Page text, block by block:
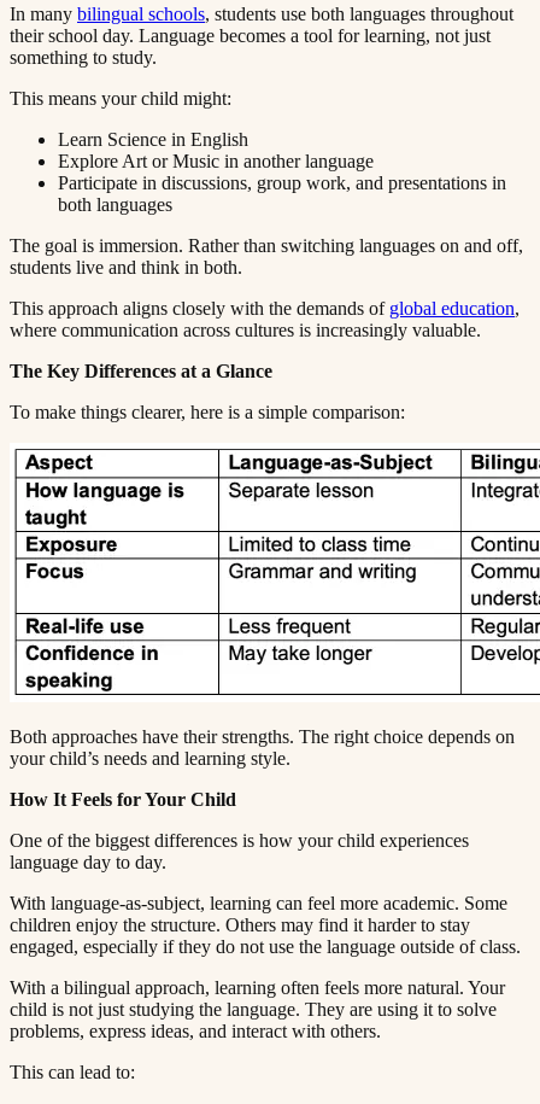
In many ​​​​‌ ‍ ​‍​‍‌‍ ‌ ​‍‌‍‍‌‌‍‌ ‌‍‍‌‌‍ ‍​‍​‍​ ‍‍​‍​‍‌ ​ ‌‍​‌‌‍ ‍‌‍‍‌‌ ‌​‌ ‍‌​‍ ‍‌‍‍‌‌‍ ​‍​‍​‍ ​​‍​‍‌‍‍​‌ ​‍‌‍‌‌‌‍‌‍​‍​‍​ ‍‍​‍​‍​‍ ‌ ​ ‌ ‌​‌ ‌‌‌‍‌​‌‍‍‌‌‍ ​‍ ‌‍‍‌‌‍ ‍‌ ‌​‌‍‌‌‌‍ ‍‌ ‌​​‍ ‌‍‌‌‌‍‌​‌‍‍‌‌ ‌​​‍ ‌‍ ‌‌‍ ‌‍‌​‌‍‌‌​ ‌‌ ​​‌ ​‍‌‍‌‌‌ ​ ‌‍‌‌‌‍ ‍‌ ‌​‌‍​‌‌ ‌​‌‍‍‌‌‍ ‌‍ ‍​ ‍ ‌‍‍‌‌‍‌​​ ‌​ ‍​‌‍​‍​ ‌‍‌‍‌​​ ‌​​ ‍‌‌‍‌‌​ ‍‌​‍ ‌​ ​ ​ ‌​‌‍‌​‌‍‌​​‍ ‌​ ‌​​ ​‍​ ​ ​ ‌‍​‍ ‌​ ‍‌​ ​‍‌‍‌​​ ​‌​‍ ‌‌‍‌‌​ ​​‌‍‌‍​ ​‌‌‍‌‌​ ‍‌​ ‌‌​ ‌​‌‍​‍‌‍‌‍‌‍‌​​ ​‌​ ‍ ‌ ‌​‌ ‍‌‌ ​​‌‍‌‌​ ‌‌‍ ‍‌‍‌‌‌ ‌ ‌ ​ ​ ‍ ‌ ​​‌‍​‌‌ ‌​‌‍‍​​ ‌‌‍​ ‌‍ ‌‍ ‍‌ ‌​‌‍‌‌‌‍ ‍‌ ‌​​‍‌‌​ ‌‌‌​​‍‌‌ ‌‍‍ ‌‍‌‌‌ ‍‌​‍‌‌​ ​ ‌​‌​​‍‌‌​ ​ ‌​‌​​‍‌‌​ ​‍​ ​‍​ ‍‌​ ​​​ ‍​​ ​​‌‍​‍​ ​‍​ ‍‌‌‍‌‍​ ‌‌​ ‍‌​ ‌‌​ ‍​​‍‌‌​ ​‍​ ​‍​‍‌‌​ ‌‌‌​‌​​‍ ‍‌‍​ ‌‍‍​‌‍‍‌‌‍ ​‌‍‌​‌ ​‍‌‍‌‌‌‍ ‍​‍‌‌​ ‌‌‌​​‍‌‌ ‌‍‍ ‌‍‌‌‌ ‍‌​‍‌‌​ ​ ‌​‌​​‍‌‌​ ​ ‌​‌​​‍‌‌​ ​‍​ ​‍​ ​‌‌‍‌‌‌‍‌‌‌‍‌‌​ ‍‌​ ‌​‌‍‌​‌‍​‍​ ‌‍​ ​‌​ ​‍​ ‌‌​‍‌‌​ ​‍​ ​‍​‍‌‌​ ‌‌‌​‌​​‍ ‍‌ ‌​‌‍‌‌‌ ‍​‌ ‌​​ ‌‍​‍‌‍​‌‌ ​ ‌‍‌‌‌‌‌‌‌ ​‍‌‍ ​​ ‌​‍‌‌​ ​‍‌​‌‍‌ ​ ‌ ‌​‌ ‌‌‌‍‌​‌‍‍‌‌‍ ​‍‌‍‌‍‍‌‌‍‌​​ ‌​ ‍​‌‍​‍​ ‌‍‌‍‌​​ ‌​​ ‍‌‌‍‌‌​ ‍‌​‍ ‌​ ​ ​ ‌​‌‍‌​‌‍‌​​‍ ‌​ ‌​​ ​‍​ ​ ​ ‌‍​‍ ‌​ ‍‌​ ​‍‌‍‌​​ ​‌​‍ ‌‌‍‌‌​ ​​‌‍‌‍​ ​‌‌‍‌‌​ ‍‌​ ‌‌​ ‌​‌‍​‍‌‍‌‍‌‍‌​​ ​‌​‍‌‍‌ ‌​‌ ‍‌‌ ​​‌‍‌‌​ ‌‌‍ ‍‌‍‌‌‌ ‌ ‌ ​ ​‍‌‍‌ ​​‌‍​‌‌ ‌​‌‍‍​​ ‌‌‍​ ‌‍ ‌‍ ‍‌ ‌​‌‍‌‌‌‍ ‍‌ ‌​​‍‌‌​ ‌‌‌​​‍‌‌ ‌‍‍ ‌‍‌‌‌ ‍‌​‍‌‌​ ​ ‌​‌​​‍‌‌​ ​ ‌​‌​​‍‌‌​ ​‍​ ​‍​ ‍‌​ ​​​ ‍​​ ​​‌‍​‍​ ​‍​ ‍‌‌‍‌‍​ ‌‌​ ‍‌​ ‌‌​ ‍​​‍‌‌​ ​‍​ ​‍​‍‌‌​ ‌‌‌​‌​​‍ ‍‌‍​ ‌‍‍​‌‍‍‌‌‍ ​‌‍‌​‌ ​‍‌‍‌‌‌‍ ‍​‍‌‌​ ‌‌‌​​‍‌‌ ‌‍‍ ‌‍‌‌‌ ‍‌​‍‌‌​ ​ ‌​‌​​‍‌‌​ ​ ‌​‌​​‍‌‌​ ​‍​ ​‍​ ​‌‌‍‌‌‌‍‌‌‌‍‌‌​ ‍‌​ ‌​‌‍‌​‌‍​‍​ ‌‍​ ​‌​ ​‍​ ‌‌​‍‌‌​ ​‍​ ​‍​‍‌‌​ ‌‌‌​‌​​‍ ‍‌ ‌​‌‍‌‌‌ ‍​‌ ‌​​‍‌‍‌ ​​‌‍‌‌‌ ​‍‌ ​ ‌ ​​‌‍‌‌‌‍​ ‌ ‌​‌‍‍‌‌ ‌‍‌‍‌‌​ ‌‌ ​​‌ ‌‌‌‍​‍‌‍ ​‌‍‍‌‌ ​ ‌‍‍​‌‍‌‌‌‍‌​​‍​‍‌ ‌ bilingual schools​​​​‌ ‍ ​‍​‍‌‍ ‌ ​‍‌‍‍‌‌‍‌ ‌‍‍‌‌‍ ‍​‍​‍​ ‍‍​‍​‍‌ ​ ‌‍​‌‌‍ ‍‌‍‍‌‌ ‌​‌ ‍‌​‍ ‍‌‍‍‌‌‍ ​‍​‍​‍ ​​‍​‍‌‍‍​‌ ​‍‌‍‌‌‌‍‌‍​‍​‍​ ‍‍​‍​‍​‍ ‌ ​ ‌ ‌​‌ ‌‌‌‍‌​‌‍‍‌‌‍ ​‍ ‌‍‍‌‌‍ ‍‌ ‌​‌‍‌‌‌‍ ‍‌ ‌​​‍ ‌‍‌‌‌‍‌​‌‍‍‌‌ ‌​​‍ ‌‍ ‌‌‍ ‌‍‌​‌‍‌‌​ ‌‌ ​​‌ ​‍‌‍‌‌‌ ​ ‌‍‌‌‌‍ ‍‌ ‌​‌‍​‌‌ ‌​‌‍‍‌‌‍ ‌‍ ‍​ ‍ ‌‍‍‌‌‍‌​​ ‌​ ‍​‌‍​‍​ ‌‍‌‍‌​​ ‌​​ ‍‌‌‍‌‌​ ‍‌​‍ ‌​ ​ ​ ‌​‌‍‌​‌‍‌​​‍ ‌​ ‌​​ ​‍​ ​ ​ ‌‍​‍ ‌​ ‍‌​ ​‍‌‍‌​​ ​‌​‍ ‌‌‍‌‌​ ​​‌‍‌‍​ ​‌‌‍‌‌​ ‍‌​ ‌‌​ ‌​‌‍​‍‌‍‌‍‌‍‌​​ ​‌​ ‍ ‌ ‌​‌ ‍‌‌ ​​‌‍‌‌​ ‌‌‍ ‍‌‍‌‌‌ ‌ ‌ ​ ​ ‍ ‌ ​​‌‍​‌‌ ‌​‌‍‍​​ ‌‌‍​ ‌‍ ‌‍ ‍‌ ‌​‌‍‌‌‌‍ ‍‌ ‌​​‍‌‌​ ‌‌‌​​‍‌‌ ‌‍‍ ‌‍‌‌‌ ‍‌​‍‌‌​ ​ ‌​‌​​‍‌‌​ ​ ‌​‌​​‍‌‌​ ​‍​ ​‍​ ‍‌​ ​​​ ‍​​ ​​‌‍​‍​ ​‍​ ‍‌‌‍‌‍​ ‌‌​ ‍‌​ ‌‌​ ‍​​‍‌‌​ ​‍​ ​‍​‍‌‌​ ‌‌‌​‌​​‍ ‍‌‍​ ‌‍‍​‌‍‍‌‌‍ ​‌‍‌​‌ ​‍‌‍‌‌‌‍ ‍​‍‌‌​ ‌‌‌​​‍‌‌ ‌‍‍ ‌‍‌‌‌ ‍‌​‍‌‌​ ​ ‌​‌​​‍‌‌​ ​ ‌​‌​​‍‌‌​ ​‍​ ​‍‌‍‌‍‌‍‌‌​ ‌ ‌‍‌‌​ ‌ ​ ‍‌‌‍‌‍‌‍‌​​ ‍​​ ​‌‌‍‌‍​ ​‌​‍‌‌​ ​‍​ ​‍​‍‌‌​ ‌‌‌​‌​​‍ ‍‌ ‌​‌‍‌‌‌ ‍​‌ ‌​​ ‌‍​‍‌‍​‌‌ ​ ‌‍‌‌‌‌‌‌‌ ​‍‌‍ ​​ ‌​‍‌‌​ ​‍‌​‌‍‌ ​ ‌ ‌​‌ ‌‌‌‍‌​‌‍‍‌‌‍ ​‍‌‍‌‍‍‌‌‍‌​​ ‌​ ‍​‌‍​‍​ ‌‍‌‍‌​​ ‌​​ ‍‌‌‍‌‌​ ‍‌​‍ ‌​ ​ ​ ‌​‌‍‌​‌‍‌​​‍ ‌​ ‌​​ ​‍​ ​ ​ ‌‍​‍ ‌​ ‍‌​ ​‍‌‍‌​​ ​‌​‍ ‌‌‍‌‌​ ​​‌‍‌‍​ ​‌‌‍‌‌​ ‍‌​ ‌‌​ ‌​‌‍​‍‌‍‌‍‌‍‌​​ ​‌​‍‌‍‌ ‌​‌ ‍‌‌ ​​‌‍‌‌​ ‌‌‍ ‍‌‍‌‌‌ ‌ ‌ ​ ​‍‌‍‌ ​​‌‍​‌‌ ‌​‌‍‍​​ ‌‌‍​ ‌‍ ‌‍ ‍‌ ‌​‌‍‌‌‌‍ ‍‌ ‌​​‍‌‌​ ‌‌‌​​‍‌‌ ‌‍‍ ‌‍‌‌‌ ‍‌​‍‌‌​ ​ ‌​‌​​‍‌‌​ ​ ‌​‌​​‍‌‌​ ​‍​ ​‍​ ‍‌​ ​​​ ‍​​ ​​‌‍​‍​ ​‍​ ‍‌‌‍‌‍​ ‌‌​ ‍‌​ ‌‌​ ‍​​‍‌‌​ ​‍​ ​‍​‍‌‌​ ‌‌‌​‌​​‍ ‍‌‍​ ‌‍‍​‌‍‍‌‌‍ ​‌‍‌​‌ ​‍‌‍‌‌‌‍ ‍​‍‌‌​ ‌‌‌​​‍‌‌ ‌‍‍ ‌‍‌‌‌ ‍‌​‍‌‌​ ​ ‌​‌​​‍‌‌​ ​ ‌​‌​​‍‌‌​ ​‍​ ​‍‌‍‌‍‌‍‌‌​ ‌ ‌‍‌‌​ ‌ ​ ‍‌‌‍‌‍‌‍‌​​ ‍​​ ​‌‌‍‌‍​ ​‌​‍‌‌​ ​‍​ ​‍​‍‌‌​ ‌‌‌​‌​​‍ ‍‌ ‌​‌‍‌‌‌ ‍​‌ ‌​​‍‌‍‌ ​​‌‍‌‌‌ ​‍‌ ​ ‌ ​​‌‍‌‌‌‍​ ‌ ‌​‌‍‍‌‌ ‌‍‌‍‌‌​ ‌‌ ​​‌ ‌‌‌‍​‍‌‍ ​‌‍‍‌‌ ​ ‌‍‍​‌‍‌‌‌‍‌​​‍​‍‌ ‌, students use both languages throughout
their school day. Language becomes a tool for learning, not just
something to study.​​​​‌ ‍ ​‍​‍‌‍ ‌ ​‍‌‍‍‌‌‍‌ ‌‍‍‌‌‍ ‍​‍​‍​ ‍‍​‍​‍‌ ​ ‌‍​‌‌‍ ‍‌‍‍‌‌ ‌​‌ ‍‌​‍ ‍‌‍‍‌‌‍ ​‍​‍​‍ ​​‍​‍‌‍‍​‌ ​‍‌‍‌‌‌‍‌‍​‍​‍​ ‍‍​‍​‍​‍ ‌ ​ ‌ ‌​‌ ‌‌‌‍‌​‌‍‍‌‌‍ ​‍ ‌‍‍‌‌‍ ‍‌ ‌​‌‍‌‌‌‍ ‍‌ ‌​​‍ ‌‍‌‌‌‍‌​‌‍‍‌‌ ‌​​‍ ‌‍ ‌‌‍ ‌‍‌​‌‍‌‌​ ‌‌ ​​‌ ​‍‌‍‌‌‌ ​ ‌‍‌‌‌‍ ‍‌ ‌​‌‍​‌‌ ‌​‌‍‍‌‌‍ ‌‍ ‍​ ‍ ‌‍‍‌‌‍‌​​ ‌​ ‍​‌‍​‍​ ‌‍‌‍‌​​ ‌​​ ‍‌‌‍‌‌​ ‍‌​‍ ‌​ ​ ​ ‌​‌‍‌​‌‍‌​​‍ ‌​ ‌​​ ​‍​ ​ ​ ‌‍​‍ ‌​ ‍‌​ ​‍‌‍‌​​ ​‌​‍ ‌‌‍‌‌​ ​​‌‍‌‍​ ​‌‌‍‌‌​ ‍‌​ ‌‌​ ‌​‌‍​‍‌‍‌‍‌‍‌​​ ​‌​ ‍ ‌ ‌​‌ ‍‌‌ ​​‌‍‌‌​ ‌‌‍ ‍‌‍‌‌‌ ‌ ‌ ​ ​ ‍ ‌ ​​‌‍​‌‌ ‌​‌‍‍​​ ‌‌‍​ ‌‍ ‌‍ ‍‌ ‌​‌‍‌‌‌‍ ‍‌ ‌​​‍‌‌​ ‌‌‌​​‍‌‌ ‌‍‍ ‌‍‌‌‌ ‍‌​‍‌‌​ ​ ‌​‌​​‍‌‌​ ​ ‌​‌​​‍‌‌​ ​‍​ ​‍​ ‍‌​ ​​​ ‍​​ ​​‌‍​‍​ ​‍​ ‍‌‌‍‌‍​ ‌‌​ ‍‌​ ‌‌​ ‍​​‍‌‌​ ​‍​ ​‍​‍‌‌​ ‌‌‌​‌​​‍ ‍‌‍​ ‌‍‍​‌‍‍‌‌‍ ​‌‍‌​‌ ​‍‌‍‌‌‌‍ ‍​‍‌‌​ ‌‌‌​​‍‌‌ ‌‍‍ ‌‍‌‌‌ ‍‌​‍‌‌​ ​ ‌​‌​​‍‌‌​ ​ ‌​‌​​‍‌‌​ ​‍​ ​‍​ ​‌​ ​‌​ ‌‍​ ‌​‌‍​‍​ ​ ​ ​ ‌‍‌​​ ​‌​ ​ ‌‍​ ‌‍​ ​‍‌‌​ ​‍​ ​‍​‍‌‌​ ‌‌‌​‌​​‍ ‍‌ ‌​‌‍‌‌‌ ‍​‌ ‌​​ ‌‍​‍‌‍​‌‌ ​ ‌‍‌‌‌‌‌‌‌ ​‍‌‍ ​​ ‌​‍‌‌​ ​‍‌​‌‍‌ ​ ‌ ‌​‌ ‌‌‌‍‌​‌‍‍‌‌‍ ​‍‌‍‌‍‍‌‌‍‌​​ ‌​ ‍​‌‍​‍​ ‌‍‌‍‌​​ ‌​​ ‍‌‌‍‌‌​ ‍‌​‍ ‌​ ​ ​ ‌​‌‍‌​‌‍‌​​‍ ‌​ ‌​​ ​‍​ ​ ​ ‌‍​‍ ‌​ ‍‌​ ​‍‌‍‌​​ ​‌​‍ ‌‌‍‌‌​ ​​‌‍‌‍​ ​‌‌‍‌‌​ ‍‌​ ‌‌​ ‌​‌‍​‍‌‍‌‍‌‍‌​​ ​‌​‍‌‍‌ ‌​‌ ‍‌‌ ​​‌‍‌‌​ ‌‌‍ ‍‌‍‌‌‌ ‌ ‌ ​ ​‍‌‍‌ ​​‌‍​‌‌ ‌​‌‍‍​​ ‌‌‍​ ‌‍ ‌‍ ‍‌ ‌​‌‍‌‌‌‍ ‍‌ ‌​​‍‌‌​ ‌‌‌​​‍‌‌ ‌‍‍ ‌‍‌‌‌ ‍‌​‍‌‌​ ​ ‌​‌​​‍‌‌​ ​ ‌​‌​​‍‌‌​ ​‍​ ​‍​ ‍‌​ ​​​ ‍​​ ​​‌‍​‍​ ​‍​ ‍‌‌‍‌‍​ ‌‌​ ‍‌​ ‌‌​ ‍​​‍‌‌​ ​‍​ ​‍​‍‌‌​ ‌‌‌​‌​​‍ ‍‌‍​ ‌‍‍​‌‍‍‌‌‍ ​‌‍‌​‌ ​‍‌‍‌‌‌‍ ‍​‍‌‌​ ‌‌‌​​‍‌‌ ‌‍‍ ‌‍‌‌‌ ‍‌​‍‌‌​ ​ ‌​‌​​‍‌‌​ ​ ‌​‌​​‍‌‌​ ​‍​ ​‍​ ​‌​ ​‌​ ‌‍​ ‌​‌‍​‍​ ​ ​ ​ ‌‍‌​​ ​‌​ ​ ‌‍​ ‌‍​ ​‍‌‌​ ​‍​ ​‍​‍‌‌​ ‌‌‌​‌​​‍ ‍‌ ‌​‌‍‌‌‌ ‍​‌ ‌​​‍‌‍‌ ​​‌‍‌‌‌ ​‍‌ ​ ‌ ​​‌‍‌‌‌‍​ ‌ ‌​‌‍‍‌‌ ‌‍‌‍‌‌​ ‌‌ ​​‌ ‌‌‌‍​‍‌‍ ​‌‍‍‌‌ ​ ‌‍‍​‌‍‌‌‌‍‌​​‍​‍‌ ‌
This means your child might:​​​​‌ ‍ ​‍​‍‌‍ ‌ ​‍‌‍‍‌‌‍‌ ‌‍‍‌‌‍ ‍​‍​‍​ ‍‍​‍​‍‌ ​ ‌‍​‌‌‍ ‍‌‍‍‌‌ ‌​‌ ‍‌​‍ ‍‌‍‍‌‌‍ ​‍​‍​‍ ​​‍​‍‌‍‍​‌ ​‍‌‍‌‌‌‍‌‍​‍​‍​ ‍‍​‍​‍​‍ ‌ ​ ‌ ‌​‌ ‌‌‌‍‌​‌‍‍‌‌‍ ​‍ ‌‍‍‌‌‍ ‍‌ ‌​‌‍‌‌‌‍ ‍‌ ‌​​‍ ‌‍‌‌‌‍‌​‌‍‍‌‌ ‌​​‍ ‌‍ ‌‌‍ ‌‍‌​‌‍‌‌​ ‌‌ ​​‌ ​‍‌‍‌‌‌ ​ ‌‍‌‌‌‍ ‍‌ ‌​‌‍​‌‌ ‌​‌‍‍‌‌‍ ‌‍ ‍​ ‍ ‌‍‍‌‌‍‌​​ ‌​ ‍​‌‍​‍​ ‌‍‌‍‌​​ ‌​​ ‍‌‌‍‌‌​ ‍‌​‍ ‌​ ​ ​ ‌​‌‍‌​‌‍‌​​‍ ‌​ ‌​​ ​‍​ ​ ​ ‌‍​‍ ‌​ ‍‌​ ​‍‌‍‌​​ ​‌​‍ ‌‌‍‌‌​ ​​‌‍‌‍​ ​‌‌‍‌‌​ ‍‌​ ‌‌​ ‌​‌‍​‍‌‍‌‍‌‍‌​​ ​‌​ ‍ ‌ ‌​‌ ‍‌‌ ​​‌‍‌‌​ ‌‌‍ ‍‌‍‌‌‌ ‌ ‌ ​ ​ ‍ ‌ ​​‌‍​‌‌ ‌​‌‍‍​​ ‌‌‍​ ‌‍ ‌‍ ‍‌ ‌​‌‍‌‌‌‍ ‍‌ ‌​​‍‌‌​ ‌‌‌​​‍‌‌ ‌‍‍ ‌‍‌‌‌ ‍‌​‍‌‌​ ​ ‌​‌​​‍‌‌​ ​ ‌​‌​​‍‌‌​ ​‍​ ​‍​ ‍​‌‍‌‌​ ‌ ​ ‌ ​ ​‌‌‍‌​​ ‍​​ ‍‌​ ​​​ ‌ ​ ​‍‌‍​‌​‍‌‌​ ​‍​ ​‍​‍‌‌​ ‌‌‌​‌​​‍ ‍‌‍​ ‌‍‍​‌‍‍‌‌‍ ​‌‍‌​‌ ​‍‌‍‌‌‌‍ ‍​‍‌‌​ ‌‌‌​​‍‌‌ ‌‍‍ ‌‍‌‌‌ ‍‌​‍‌‌​ ​ ‌​‌​​‍‌‌​ ​ ‌​‌​​‍‌‌​ ​‍​ ​‍​ ‌‌​ ‍​​ ​‍‌‍‌‌​ ‌‌​ ‌‍​ ‌ ​ ‌‍​ ​‍​ ‌‍​ ​‌‌‍​‍​‍‌‌​ ​‍​ ​‍​‍‌‌​ ‌‌‌​‌​​‍ ‍‌ ‌​‌‍‌‌‌ ‍​‌ ‌​​ ‌‍​‍‌‍​‌‌ ​ ‌‍‌‌‌‌‌‌‌ ​‍‌‍ ​​ ‌​‍‌‌​ ​‍‌​‌‍‌ ​ ‌ ‌​‌ ‌‌‌‍‌​‌‍‍‌‌‍ ​‍‌‍‌‍‍‌‌‍‌​​ ‌​ ‍​‌‍​‍​ ‌‍‌‍‌​​ ‌​​ ‍‌‌‍‌‌​ ‍‌​‍ ‌​ ​ ​ ‌​‌‍‌​‌‍‌​​‍ ‌​ ‌​​ ​‍​ ​ ​ ‌‍​‍ ‌​ ‍‌​ ​‍‌‍‌​​ ​‌​‍ ‌‌‍‌‌​ ​​‌‍‌‍​ ​‌‌‍‌‌​ ‍‌​ ‌‌​ ‌​‌‍​‍‌‍‌‍‌‍‌​​ ​‌​‍‌‍‌ ‌​‌ ‍‌‌ ​​‌‍‌‌​ ‌‌‍ ‍‌‍‌‌‌ ‌ ‌ ​ ​‍‌‍‌ ​​‌‍​‌‌ ‌​‌‍‍​​ ‌‌‍​ ‌‍ ‌‍ ‍‌ ‌​‌‍‌‌‌‍ ‍‌ ‌​​‍‌‌​ ‌‌‌​​‍‌‌ ‌‍‍ ‌‍‌‌‌ ‍‌​‍‌‌​ ​ ‌​‌​​‍‌‌​ ​ ‌​‌​​‍‌‌​ ​‍​ ​‍​ ‍​‌‍‌‌​ ‌ ​ ‌ ​ ​‌‌‍‌​​ ‍​​ ‍‌​ ​​​ ‌ ​ ​‍‌‍​‌​‍‌‌​ ​‍​ ​‍​‍‌‌​ ‌‌‌​‌​​‍ ‍‌‍​ ‌‍‍​‌‍‍‌‌‍ ​‌‍‌​‌ ​‍‌‍‌‌‌‍ ‍​‍‌‌​ ‌‌‌​​‍‌‌ ‌‍‍ ‌‍‌‌‌ ‍‌​‍‌‌​ ​ ‌​‌​​‍‌‌​ ​ ‌​‌​​‍‌‌​ ​‍​ ​‍​ ‌‌​ ‍​​ ​‍‌‍‌‌​ ‌‌​ ‌‍​ ‌ ​ ‌‍​ ​‍​ ‌‍​ ​‌‌‍​‍​‍‌‌​ ​‍​ ​‍​‍‌‌​ ‌‌‌​‌​​‍ ‍‌ ‌​‌‍‌‌‌ ‍​‌ ‌​​‍‌‍‌ ​​‌‍‌‌‌ ​‍‌ ​ ‌ ​​‌‍‌‌‌‍​ ‌ ‌​‌‍‍‌‌ ‌‍‌‍‌‌​ ‌‌ ​​‌ ‌‌‌‍​‍‌‍ ​‌‍‍‌‌ ​ ‌‍‍​‌‍‌‌‌‍‌​​‍​‍‌ ‌
Learn Science in English​​​​‌ ‍ ​‍​‍‌‍ ‌ ​‍‌‍‍‌‌‍‌ ‌‍‍‌‌‍ ‍​‍​‍​ ‍‍​‍​‍‌ ​ ‌‍​‌‌‍ ‍‌‍‍‌‌ ‌​‌ ‍‌​‍ ‍‌‍‍‌‌‍ ​‍​‍​‍ ​​‍​‍‌‍‍​‌ ​‍‌‍‌‌‌‍‌‍​‍​‍​ ‍‍​‍​‍​‍ ‌ ​ ‌ ‌​‌ ‌‌‌‍‌​‌‍‍‌‌‍ ​‍ ‌‍‍‌‌‍ ‍‌ ‌​‌‍‌‌‌‍ ‍‌ ‌​​‍ ‌‍‌‌‌‍‌​‌‍‍‌‌ ‌​​‍ ‌‍ ‌‌‍ ‌‍‌​‌‍‌‌​ ‌‌ ​​‌ ​‍‌‍‌‌‌ ​ ‌‍‌‌‌‍ ‍‌ ‌​‌‍​‌‌ ‌​‌‍‍‌‌‍ ‌‍ ‍​ ‍ ‌‍‍‌‌‍‌​​ ‌​ ‍​‌‍​‍​ ‌‍‌‍‌​​ ‌​​ ‍‌‌‍‌‌​ ‍‌​‍ ‌​ ​ ​ ‌​‌‍‌​‌‍‌​​‍ ‌​ ‌​​ ​‍​ ​ ​ ‌‍​‍ ‌​ ‍‌​ ​‍‌‍‌​​ ​‌​‍ ‌‌‍‌‌​ ​​‌‍‌‍​ ​‌‌‍‌‌​ ‍‌​ ‌‌​ ‌​‌‍​‍‌‍‌‍‌‍‌​​ ​‌​ ‍ ‌ ‌​‌ ‍‌‌ ​​‌‍‌‌​ ‌‌‍ ‍‌‍‌‌‌ ‌ ‌ ​ ​ ‍ ‌ ​​‌‍​‌‌ ‌​‌‍‍​​ ‌‌‍​ ‌‍ ‌‍ ‍‌ ‌​‌‍‌‌‌‍ ‍‌ ‌​​‍‌‌​ ‌‌‌​​‍‌‌ ‌‍‍ ‌‍‌‌‌ ‍‌​‍‌‌​ ​ ‌​‌​​‍‌‌​ ​ ‌​‌​​‍‌‌​ ​‍​ ​‍‌‍​‌‌‍​‍‌‍‌​‌‍‌‍​ ‌‍​ ‌ ​ ​​‌‍​‌‌‍‌‍​ ​ ​ ‍‌‌‍‌‌​‍‌‌​ ​‍​ ​‍​‍‌‌​ ‌‌‌​‌​​‍ ‍‌‍​ ‌‍‍​‌‍‍‌‌‍ ​‌‍‌​‌ ​‍‌‍‌‌‌‍ ‍​‍‌‌​ ‌‌‌​​‍‌‌ ‌‍‍ ‌‍‌‌‌ ‍‌​‍‌‌​ ​ ‌​‌​​‍‌‌​ ​ ‌​‌​​‍‌‌​ ​‍​ ​‍‌‍‌​​ ‌​​ ‍‌​ ​‍‌‍‌‍‌‍​ ‌‍‌​​ ​‌‌‍‌​​ ‌ ​ ‌‍​ ​ ​‍‌‌​ ​‍​ ​‍​‍‌‌​ ‌‌‌​‌​​‍ ‍‌ ‌​‌‍‌‌‌ ‍​‌ ‌​​ ‌‍​‍‌‍​‌‌ ​ ‌‍‌‌‌‌‌‌‌ ​‍‌‍ ​​ ‌​‍‌‌​ ​‍‌​‌‍‌ ​ ‌ ‌​‌ ‌‌‌‍‌​‌‍‍‌‌‍ ​‍‌‍‌‍‍‌‌‍‌​​ ‌​ ‍​‌‍​‍​ ‌‍‌‍‌​​ ‌​​ ‍‌‌‍‌‌​ ‍‌​‍ ‌​ ​ ​ ‌​‌‍‌​‌‍‌​​‍ ‌​ ‌​​ ​‍​ ​ ​ ‌‍​‍ ‌​ ‍‌​ ​‍‌‍‌​​ ​‌​‍ ‌‌‍‌‌​ ​​‌‍‌‍​ ​‌‌‍‌‌​ ‍‌​ ‌‌​ ‌​‌‍​‍‌‍‌‍‌‍‌​​ ​‌​‍‌‍‌ ‌​‌ ‍‌‌ ​​‌‍‌‌​ ‌‌‍ ‍‌‍‌‌‌ ‌ ‌ ​ ​‍‌‍‌ ​​‌‍​‌‌ ‌​‌‍‍​​ ‌‌‍​ ‌‍ ‌‍ ‍‌ ‌​‌‍‌‌‌‍ ‍‌ ‌​​‍‌‌​ ‌‌‌​​‍‌‌ ‌‍‍ ‌‍‌‌‌ ‍‌​‍‌‌​ ​ ‌​‌​​‍‌‌​ ​ ‌​‌​​‍‌‌​ ​‍​ ​‍‌‍​‌‌‍​‍‌‍‌​‌‍‌‍​ ‌‍​ ‌ ​ ​​‌‍​‌‌‍‌‍​ ​ ​ ‍‌‌‍‌‌​‍‌‌​ ​‍​ ​‍​‍‌‌​ ‌‌‌​‌​​‍ ‍‌‍​ ‌‍‍​‌‍‍‌‌‍ ​‌‍‌​‌ ​‍‌‍‌‌‌‍ ‍​‍‌‌​ ‌‌‌​​‍‌‌ ‌‍‍ ‌‍‌‌‌ ‍‌​‍‌‌​ ​ ‌​‌​​‍‌‌​ ​ ‌​‌​​‍‌‌​ ​‍​ ​‍‌‍‌​​ ‌​​ ‍‌​ ​‍‌‍‌‍‌‍​ ‌‍‌​​ ​‌‌‍‌​​ ‌ ​ ‌‍​ ​ ​‍‌‌​ ​‍​ ​‍​‍‌‌​ ‌‌‌​‌​​‍ ‍‌ ‌​‌‍‌‌‌ ‍​‌ ‌​​‍‌‍‌ ​​‌‍‌‌‌ ​‍‌ ​ ‌ ​​‌‍‌‌‌‍​ ‌ ‌​‌‍‍‌‌ ‌‍‌‍‌‌​ ‌‌ ​​‌ ‌‌‌‍​‍‌‍ ​‌‍‍‌‌ ​ ‌‍‍​‌‍‌‌‌‍‌​​‍​‍‌ ‌
Explore Art or Music in another language​​​​‌ ‍ ​‍​‍‌‍ ‌ ​‍‌‍‍‌‌‍‌ ‌‍‍‌‌‍ ‍​‍​‍​ ‍‍​‍​‍‌ ​ ‌‍​‌‌‍ ‍‌‍‍‌‌ ‌​‌ ‍‌​‍ ‍‌‍‍‌‌‍ ​‍​‍​‍ ​​‍​‍‌‍‍​‌ ​‍‌‍‌‌‌‍‌‍​‍​‍​ ‍‍​‍​‍​‍ ‌ ​ ‌ ‌​‌ ‌‌‌‍‌​‌‍‍‌‌‍ ​‍ ‌‍‍‌‌‍ ‍‌ ‌​‌‍‌‌‌‍ ‍‌ ‌​​‍ ‌‍‌‌‌‍‌​‌‍‍‌‌ ‌​​‍ ‌‍ ‌‌‍ ‌‍‌​‌‍‌‌​ ‌‌ ​​‌ ​‍‌‍‌‌‌ ​ ‌‍‌‌‌‍ ‍‌ ‌​‌‍​‌‌ ‌​‌‍‍‌‌‍ ‌‍ ‍​ ‍ ‌‍‍‌‌‍‌​​ ‌​ ‍​‌‍​‍​ ‌‍‌‍‌​​ ‌​​ ‍‌‌‍‌‌​ ‍‌​‍ ‌​ ​ ​ ‌​‌‍‌​‌‍‌​​‍ ‌​ ‌​​ ​‍​ ​ ​ ‌‍​‍ ‌​ ‍‌​ ​‍‌‍‌​​ ​‌​‍ ‌‌‍‌‌​ ​​‌‍‌‍​ ​‌‌‍‌‌​ ‍‌​ ‌‌​ ‌​‌‍​‍‌‍‌‍‌‍‌​​ ​‌​ ‍ ‌ ‌​‌ ‍‌‌ ​​‌‍‌‌​ ‌‌‍ ‍‌‍‌‌‌ ‌ ‌ ​ ​ ‍ ‌ ​​‌‍​‌‌ ‌​‌‍‍​​ ‌‌‍​ ‌‍ ‌‍ ‍‌ ‌​‌‍‌‌‌‍ ‍‌ ‌​​‍‌‌​ ‌‌‌​​‍‌‌ ‌‍‍ ‌‍‌‌‌ ‍‌​‍‌‌​ ​ ‌​‌​​‍‌‌​ ​ ‌​‌​​‍‌‌​ ​‍​ ​‍‌‍‌‌​ ‌​‌‍‌‍‌‍‌‍​ ‍‌​ ‌‍​ ‍​​ ‌​​ ​​​ ​ ​ ‌‍​ ‌ ​‍‌‌​ ​‍​ ​‍​‍‌‌​ ‌‌‌​‌​​‍ ‍‌‍​ ‌‍‍​‌‍‍‌‌‍ ​‌‍‌​‌ ​‍‌‍‌‌‌‍ ‍​‍‌‌​ ‌‌‌​​‍‌‌ ‌‍‍ ‌‍‌‌‌ ‍‌​‍‌‌​ ​ ‌​‌​​‍‌‌​ ​ ‌​‌​​‍‌‌​ ​‍​ ​‍‌‍‌​​ ​​‌‍​ ​ ‌​​ ‌‌​ ‌​​ ​‍​ ​‍​ ​​​ ​‌‌‍‌​​ ‌​​‍‌‌​ ​‍​ ​‍​‍‌‌​ ‌‌‌​‌​​‍ ‍‌ ‌​‌‍‌‌‌ ‍​‌ ‌​​ ‌‍​‍‌‍​‌‌ ​ ‌‍‌‌‌‌‌‌‌ ​‍‌‍ ​​ ‌​‍‌‌​ ​‍‌​‌‍‌ ​ ‌ ‌​‌ ‌‌‌‍‌​‌‍‍‌‌‍ ​‍‌‍‌‍‍‌‌‍‌​​ ‌​ ‍​‌‍​‍​ ‌‍‌‍‌​​ ‌​​ ‍‌‌‍‌‌​ ‍‌​‍ ‌​ ​ ​ ‌​‌‍‌​‌‍‌​​‍ ‌​ ‌​​ ​‍​ ​ ​ ‌‍​‍ ‌​ ‍‌​ ​‍‌‍‌​​ ​‌​‍ ‌‌‍‌‌​ ​​‌‍‌‍​ ​‌‌‍‌‌​ ‍‌​ ‌‌​ ‌​‌‍​‍‌‍‌‍‌‍‌​​ ​‌​‍‌‍‌ ‌​‌ ‍‌‌ ​​‌‍‌‌​ ‌‌‍ ‍‌‍‌‌‌ ‌ ‌ ​ ​‍‌‍‌ ​​‌‍​‌‌ ‌​‌‍‍​​ ‌‌‍​ ‌‍ ‌‍ ‍‌ ‌​‌‍‌‌‌‍ ‍‌ ‌​​‍‌‌​ ‌‌‌​​‍‌‌ ‌‍‍ ‌‍‌‌‌ ‍‌​‍‌‌​ ​ ‌​‌​​‍‌‌​ ​ ‌​‌​​‍‌‌​ ​‍​ ​‍‌‍‌‌​ ‌​‌‍‌‍‌‍‌‍​ ‍‌​ ‌‍​ ‍​​ ‌​​ ​​​ ​ ​ ‌‍​ ‌ ​‍‌‌​ ​‍​ ​‍​‍‌‌​ ‌‌‌​‌​​‍ ‍‌‍​ ‌‍‍​‌‍‍‌‌‍ ​‌‍‌​‌ ​‍‌‍‌‌‌‍ ‍​‍‌‌​ ‌‌‌​​‍‌‌ ‌‍‍ ‌‍‌‌‌ ‍‌​‍‌‌​ ​ ‌​‌​​‍‌‌​ ​ ‌​‌​​‍‌‌​ ​‍​ ​‍‌‍‌​​ ​​‌‍​ ​ ‌​​ ‌‌​ ‌​​ ​‍​ ​‍​ ​​​ ​‌‌‍‌​​ ‌​​‍‌‌​ ​‍​ ​‍​‍‌‌​ ‌‌‌​‌​​‍ ‍‌ ‌​‌‍‌‌‌ ‍​‌ ‌​​‍‌‍‌ ​​‌‍‌‌‌ ​‍‌ ​ ‌ ​​‌‍‌‌‌‍​ ‌ ‌​‌‍‍‌‌ ‌‍‌‍‌‌​ ‌‌ ​​‌ ‌‌‌‍​‍‌‍ ​‌‍‍‌‌ ​ ‌‍‍​‌‍‌‌‌‍‌​​‍​‍‌ ‌
Participate in discussions, group work, and presentations in
both languages​​​​‌ ‍ ​‍​‍‌‍ ‌ ​‍‌‍‍‌‌‍‌ ‌‍‍‌‌‍ ‍​‍​‍​ ‍‍​‍​‍‌ ​ ‌‍​‌‌‍ ‍‌‍‍‌‌ ‌​‌ ‍‌​‍ ‍‌‍‍‌‌‍ ​‍​‍​‍ ​​‍​‍‌‍‍​‌ ​‍‌‍‌‌‌‍‌‍​‍​‍​ ‍‍​‍​‍​‍ ‌ ​ ‌ ‌​‌ ‌‌‌‍‌​‌‍‍‌‌‍ ​‍ ‌‍‍‌‌‍ ‍‌ ‌​‌‍‌‌‌‍ ‍‌ ‌​​‍ ‌‍‌‌‌‍‌​‌‍‍‌‌ ‌​​‍ ‌‍ ‌‌‍ ‌‍‌​‌‍‌‌​ ‌‌ ​​‌ ​‍‌‍‌‌‌ ​ ‌‍‌‌‌‍ ‍‌ ‌​‌‍​‌‌ ‌​‌‍‍‌‌‍ ‌‍ ‍​ ‍ ‌‍‍‌‌‍‌​​ ‌​ ‍​‌‍​‍​ ‌‍‌‍‌​​ ‌​​ ‍‌‌‍‌‌​ ‍‌​‍ ‌​ ​ ​ ‌​‌‍‌​‌‍‌​​‍ ‌​ ‌​​ ​‍​ ​ ​ ‌‍​‍ ‌​ ‍‌​ ​‍‌‍‌​​ ​‌​‍ ‌‌‍‌‌​ ​​‌‍‌‍​ ​‌‌‍‌‌​ ‍‌​ ‌‌​ ‌​‌‍​‍‌‍‌‍‌‍‌​​ ​‌​ ‍ ‌ ‌​‌ ‍‌‌ ​​‌‍‌‌​ ‌‌‍ ‍‌‍‌‌‌ ‌ ‌ ​ ​ ‍ ‌ ​​‌‍​‌‌ ‌​‌‍‍​​ ‌‌‍​ ‌‍ ‌‍ ‍‌ ‌​‌‍‌‌‌‍ ‍‌ ‌​​‍‌‌​ ‌‌‌​​‍‌‌ ‌‍‍ ‌‍‌‌‌ ‍‌​‍‌‌​ ​ ‌​‌​​‍‌‌​ ​ ‌​‌​​‍‌‌​ ​‍​ ​‍‌‍‌‌​ ​ ​ ‍‌‌‍​‌​ ​‌​ ​ ​ ‍​​ ‌​​ ​‍‌‍​‌‌‍​‍​ ​ ​‍‌‌​ ​‍​ ​‍​‍‌‌​ ‌‌‌​‌​​‍ ‍‌‍​ ‌‍‍​‌‍‍‌‌‍ ​‌‍‌​‌ ​‍‌‍‌‌‌‍ ‍​‍‌‌​ ‌‌‌​​‍‌‌ ‌‍‍ ‌‍‌‌‌ ‍‌​‍‌‌​ ​ ‌​‌​​‍‌‌​ ​ ‌​‌​​‍‌‌​ ​‍​ ​‍‌‍​‍‌‍‌‌​ ‌​​ ‌‍​ ‌‍​ ‍​​ ​‍‌‍‌‌​ ​‌​ ​‌​ ​‍‌‍‌‌​‍‌‌​ ​‍​ ​‍​‍‌‌​ ‌‌‌​‌​​‍ ‍‌ ‌​‌‍‌‌‌ ‍​‌ ‌​​ ‌‍​‍‌‍​‌‌ ​ ‌‍‌‌‌‌‌‌‌ ​‍‌‍ ​​ ‌​‍‌‌​ ​‍‌​‌‍‌ ​ ‌ ‌​‌ ‌‌‌‍‌​‌‍‍‌‌‍ ​‍‌‍‌‍‍‌‌‍‌​​ ‌​ ‍​‌‍​‍​ ‌‍‌‍‌​​ ‌​​ ‍‌‌‍‌‌​ ‍‌​‍ ‌​ ​ ​ ‌​‌‍‌​‌‍‌​​‍ ‌​ ‌​​ ​‍​ ​ ​ ‌‍​‍ ‌​ ‍‌​ ​‍‌‍‌​​ ​‌​‍ ‌‌‍‌‌​ ​​‌‍‌‍​ ​‌‌‍‌‌​ ‍‌​ ‌‌​ ‌​‌‍​‍‌‍‌‍‌‍‌​​ ​‌​‍‌‍‌ ‌​‌ ‍‌‌ ​​‌‍‌‌​ ‌‌‍ ‍‌‍‌‌‌ ‌ ‌ ​ ​‍‌‍‌ ​​‌‍​‌‌ ‌​‌‍‍​​ ‌‌‍​ ‌‍ ‌‍ ‍‌ ‌​‌‍‌‌‌‍ ‍‌ ‌​​‍‌‌​ ‌‌‌​​‍‌‌ ‌‍‍ ‌‍‌‌‌ ‍‌​‍‌‌​ ​ ‌​‌​​‍‌‌​ ​ ‌​‌​​‍‌‌​ ​‍​ ​‍‌‍‌‌​ ​ ​ ‍‌‌‍​‌​ ​‌​ ​ ​ ‍​​ ‌​​ ​‍‌‍​‌‌‍​‍​ ​ ​‍‌‌​ ​‍​ ​‍​‍‌‌​ ‌‌‌​‌​​‍ ‍‌‍​ ‌‍‍​‌‍‍‌‌‍ ​‌‍‌​‌ ​‍‌‍‌‌‌‍ ‍​‍‌‌​ ‌‌‌​​‍‌‌ ‌‍‍ ‌‍‌‌‌ ‍‌​‍‌‌​ ​ ‌​‌​​‍‌‌​ ​ ‌​‌​​‍‌‌​ ​‍​ ​‍‌‍​‍‌‍‌‌​ ‌​​ ‌‍​ ‌‍​ ‍​​ ​‍‌‍‌‌​ ​‌​ ​‌​ ​‍‌‍‌‌​‍‌‌​ ​‍​ ​‍​‍‌‌​ ‌‌‌​‌​​‍ ‍‌ ‌​‌‍‌‌‌ ‍​‌ ‌​​‍‌‍‌ ​​‌‍‌‌‌ ​‍‌ ​ ‌ ​​‌‍‌‌‌‍​ ‌ ‌​‌‍‍‌‌ ‌‍‌‍‌‌​ ‌‌ ​​‌ ‌‌‌‍​‍‌‍ ​‌‍‍‌‌ ​ ‌‍‍​‌‍‌‌‌‍‌​​‍​‍‌ ‌
The goal is immersion. Rather than switching languages on and off,
students live and think in both.​​​​‌ ‍ ​‍​‍‌‍ ‌ ​‍‌‍‍‌‌‍‌ ‌‍‍‌‌‍ ‍​‍​‍​ ‍‍​‍​‍‌ ​ ‌‍​‌‌‍ ‍‌‍‍‌‌ ‌​‌ ‍‌​‍ ‍‌‍‍‌‌‍ ​‍​‍​‍ ​​‍​‍‌‍‍​‌ ​‍‌‍‌‌‌‍‌‍​‍​‍​ ‍‍​‍​‍​‍ ‌ ​ ‌ ‌​‌ ‌‌‌‍‌​‌‍‍‌‌‍ ​‍ ‌‍‍‌‌‍ ‍‌ ‌​‌‍‌‌‌‍ ‍‌ ‌​​‍ ‌‍‌‌‌‍‌​‌‍‍‌‌ ‌​​‍ ‌‍ ‌‌‍ ‌‍‌​‌‍‌‌​ ‌‌ ​​‌ ​‍‌‍‌‌‌ ​ ‌‍‌‌‌‍ ‍‌ ‌​‌‍​‌‌ ‌​‌‍‍‌‌‍ ‌‍ ‍​ ‍ ‌‍‍‌‌‍‌​​ ‌​ ‍​‌‍​‍​ ‌‍‌‍‌​​ ‌​​ ‍‌‌‍‌‌​ ‍‌​‍ ‌​ ​ ​ ‌​‌‍‌​‌‍‌​​‍ ‌​ ‌​​ ​‍​ ​ ​ ‌‍​‍ ‌​ ‍‌​ ​‍‌‍‌​​ ​‌​‍ ‌‌‍‌‌​ ​​‌‍‌‍​ ​‌‌‍‌‌​ ‍‌​ ‌‌​ ‌​‌‍​‍‌‍‌‍‌‍‌​​ ​‌​ ‍ ‌ ‌​‌ ‍‌‌ ​​‌‍‌‌​ ‌‌‍ ‍‌‍‌‌‌ ‌ ‌ ​ ​ ‍ ‌ ​​‌‍​‌‌ ‌​‌‍‍​​ ‌‌‍​ ‌‍ ‌‍ ‍‌ ‌​‌‍‌‌‌‍ ‍‌ ‌​​‍‌‌​ ‌‌‌​​‍‌‌ ‌‍‍ ‌‍‌‌‌ ‍‌​‍‌‌​ ​ ‌​‌​​‍‌‌​ ​ ‌​‌​​‍‌‌​ ​‍​ ​‍‌‍​‍​ ​‍​ ‍​​ ‌ ‌‍‌‍‌‍​ ‌‍​‍​ ​ ​ ‍‌​ ‌‍‌‍​‌‌‍‌​​‍‌‌​ ​‍​ ​‍​‍‌‌​ ‌‌‌​‌​​‍ ‍‌‍​ ‌‍‍​‌‍‍‌‌‍ ​‌‍‌​‌ ​‍‌‍‌‌‌‍ ‍​‍‌‌​ ‌‌‌​​‍‌‌ ‌‍‍ ‌‍‌‌‌ ‍‌​‍‌‌​ ​ ‌​‌​​‍‌‌​ ​ ‌​‌​​‍‌‌​ ​‍​ ​‍‌‍​ ​ ‌‍​ ​ ​ ​​‌‍​ ​ ‌​​ ​‍‌‍‌‌​ ‌ ​ ‌‌​ ​ ​ ‌‍​‍‌‌​ ​‍​ ​‍​‍‌‌​ ‌‌‌​‌​​‍ ‍‌ ‌​‌‍‌‌‌ ‍​‌ ‌​​ ‌‍​‍‌‍​‌‌ ​ ‌‍‌‌‌‌‌‌‌ ​‍‌‍ ​​ ‌​‍‌‌​ ​‍‌​‌‍‌ ​ ‌ ‌​‌ ‌‌‌‍‌​‌‍‍‌‌‍ ​‍‌‍‌‍‍‌‌‍‌​​ ‌​ ‍​‌‍​‍​ ‌‍‌‍‌​​ ‌​​ ‍‌‌‍‌‌​ ‍‌​‍ ‌​ ​ ​ ‌​‌‍‌​‌‍‌​​‍ ‌​ ‌​​ ​‍​ ​ ​ ‌‍​‍ ‌​ ‍‌​ ​‍‌‍‌​​ ​‌​‍ ‌‌‍‌‌​ ​​‌‍‌‍​ ​‌‌‍‌‌​ ‍‌​ ‌‌​ ‌​‌‍​‍‌‍‌‍‌‍‌​​ ​‌​‍‌‍‌ ‌​‌ ‍‌‌ ​​‌‍‌‌​ ‌‌‍ ‍‌‍‌‌‌ ‌ ‌ ​ ​‍‌‍‌ ​​‌‍​‌‌ ‌​‌‍‍​​ ‌‌‍​ ‌‍ ‌‍ ‍‌ ‌​‌‍‌‌‌‍ ‍‌ ‌​​‍‌‌​ ‌‌‌​​‍‌‌ ‌‍‍ ‌‍‌‌‌ ‍‌​‍‌‌​ ​ ‌​‌​​‍‌‌​ ​ ‌​‌​​‍‌‌​ ​‍​ ​‍‌‍​‍​ ​‍​ ‍​​ ‌ ‌‍‌‍‌‍​ ‌‍​‍​ ​ ​ ‍‌​ ‌‍‌‍​‌‌‍‌​​‍‌‌​ ​‍​ ​‍​‍‌‌​ ‌‌‌​‌​​‍ ‍‌‍​ ‌‍‍​‌‍‍‌‌‍ ​‌‍‌​‌ ​‍‌‍‌‌‌‍ ‍​‍‌‌​ ‌‌‌​​‍‌‌ ‌‍‍ ‌‍‌‌‌ ‍‌​‍‌‌​ ​ ‌​‌​​‍‌‌​ ​ ‌​‌​​‍‌‌​ ​‍​ ​‍‌‍​ ​ ‌‍​ ​ ​ ​​‌‍​ ​ ‌​​ ​‍‌‍‌‌​ ‌ ​ ‌‌​ ​ ​ ‌‍​‍‌‌​ ​‍​ ​‍​‍‌‌​ ‌‌‌​‌​​‍ ‍‌ ‌​‌‍‌‌‌ ‍​‌ ‌​​‍‌‍‌ ​​‌‍‌‌‌ ​‍‌ ​ ‌ ​​‌‍‌‌‌‍​ ‌ ‌​‌‍‍‌‌ ‌‍‌‍‌‌​ ‌‌ ​​‌ ‌‌‌‍​‍‌‍ ​‌‍‍‌‌ ​ ‌‍‍​‌‍‌‌‌‍‌​​‍​‍‌ ‌
This approach aligns closely with the demands of ​​​​‌ ‍ ​‍​‍‌‍ ‌ ​‍‌‍‍‌‌‍‌ ‌‍‍‌‌‍ ‍​‍​‍​ ‍‍​‍​‍‌ ​ ‌‍​‌‌‍ ‍‌‍‍‌‌ ‌​‌ ‍‌​‍ ‍‌‍‍‌‌‍ ​‍​‍​‍ ​​‍​‍‌‍‍​‌ ​‍‌‍‌‌‌‍‌‍​‍​‍​ ‍‍​‍​‍​‍ ‌ ​ ‌ ‌​‌ ‌‌‌‍‌​‌‍‍‌‌‍ ​‍ ‌‍‍‌‌‍ ‍‌ ‌​‌‍‌‌‌‍ ‍‌ ‌​​‍ ‌‍‌‌‌‍‌​‌‍‍‌‌ ‌​​‍ ‌‍ ‌‌‍ ‌‍‌​‌‍‌‌​ ‌‌ ​​‌ ​‍‌‍‌‌‌ ​ ‌‍‌‌‌‍ ‍‌ ‌​‌‍​‌‌ ‌​‌‍‍‌‌‍ ‌‍ ‍​ ‍ ‌‍‍‌‌‍‌​​ ‌​ ‍​‌‍​‍​ ‌‍‌‍‌​​ ‌​​ ‍‌‌‍‌‌​ ‍‌​‍ ‌​ ​ ​ ‌​‌‍‌​‌‍‌​​‍ ‌​ ‌​​ ​‍​ ​ ​ ‌‍​‍ ‌​ ‍‌​ ​‍‌‍‌​​ ​‌​‍ ‌‌‍‌‌​ ​​‌‍‌‍​ ​‌‌‍‌‌​ ‍‌​ ‌‌​ ‌​‌‍​‍‌‍‌‍‌‍‌​​ ​‌​ ‍ ‌ ‌​‌ ‍‌‌ ​​‌‍‌‌​ ‌‌‍ ‍‌‍‌‌‌ ‌ ‌ ​ ​ ‍ ‌ ​​‌‍​‌‌ ‌​‌‍‍​​ ‌‌‍​ ‌‍ ‌‍ ‍‌ ‌​‌‍‌‌‌‍ ‍‌ ‌​​‍‌‌​ ‌‌‌​​‍‌‌ ‌‍‍ ‌‍‌‌‌ ‍‌​‍‌‌​ ​ ‌​‌​​‍‌‌​ ​ ‌​‌​​‍‌‌​ ​‍​ ​‍​ ‍‌​ ‌‌​ ​‍​ ‌ ​ ‌​‌‍​‍​ ‍​‌‍​‌​ ‍‌​ ‌‌​ ​‌‌‍‌‍​‍‌‌​ ​‍​ ​‍​‍‌‌​ ‌‌‌​‌​​‍ ‍‌‍​ ‌‍‍​‌‍‍‌‌‍ ​‌‍‌​‌ ​‍‌‍‌‌‌‍ ‍​‍‌‌​ ‌‌‌​​‍‌‌ ‌‍‍ ‌‍‌‌‌ ‍‌​‍‌‌​ ​ ‌​‌​​‍‌‌​ ​ ‌​‌​​‍‌‌​ ​‍​ ​‍​ ​​‌‍‌‍​ ‌‌​ ​ ​ ‌ ​ ​​​ ​​​ ‍‌​ ‌‍​ ​​‌‍​ ‌‍‌‍​‍‌‌​ ​‍​ ​‍​‍‌‌​ ‌‌‌​‌​​‍ ‍‌ ‌​‌‍‌‌‌ ‍​‌ ‌​​ ‌‍​‍‌‍​‌‌ ​ ‌‍‌‌‌‌‌‌‌ ​‍‌‍ ​​ ‌​‍‌‌​ ​‍‌​‌‍‌ ​ ‌ ‌​‌ ‌‌‌‍‌​‌‍‍‌‌‍ ​‍‌‍‌‍‍‌‌‍‌​​ ‌​ ‍​‌‍​‍​ ‌‍‌‍‌​​ ‌​​ ‍‌‌‍‌‌​ ‍‌​‍ ‌​ ​ ​ ‌​‌‍‌​‌‍‌​​‍ ‌​ ‌​​ ​‍​ ​ ​ ‌‍​‍ ‌​ ‍‌​ ​‍‌‍‌​​ ​‌​‍ ‌‌‍‌‌​ ​​‌‍‌‍​ ​‌‌‍‌‌​ ‍‌​ ‌‌​ ‌​‌‍​‍‌‍‌‍‌‍‌​​ ​‌​‍‌‍‌ ‌​‌ ‍‌‌ ​​‌‍‌‌​ ‌‌‍ ‍‌‍‌‌‌ ‌ ‌ ​ ​‍‌‍‌ ​​‌‍​‌‌ ‌​‌‍‍​​ ‌‌‍​ ‌‍ ‌‍ ‍‌ ‌​‌‍‌‌‌‍ ‍‌ ‌​​‍‌‌​ ‌‌‌​​‍‌‌ ‌‍‍ ‌‍‌‌‌ ‍‌​‍‌‌​ ​ ‌​‌​​‍‌‌​ ​ ‌​‌​​‍‌‌​ ​‍​ ​‍​ ‍‌​ ‌‌​ ​‍​ ‌ ​ ‌​‌‍​‍​ ‍​‌‍​‌​ ‍‌​ ‌‌​ ​‌‌‍‌‍​‍‌‌​ ​‍​ ​‍​‍‌‌​ ‌‌‌​‌​​‍ ‍‌‍​ ‌‍‍​‌‍‍‌‌‍ ​‌‍‌​‌ ​‍‌‍‌‌‌‍ ‍​‍‌‌​ ‌‌‌​​‍‌‌ ‌‍‍ ‌‍‌‌‌ ‍‌​‍‌‌​ ​ ‌​‌​​‍‌‌​ ​ ‌​‌​​‍‌‌​ ​‍​ ​‍​ ​​‌‍‌‍​ ‌‌​ ​ ​ ‌ ​ ​​​ ​​​ ‍‌​ ‌‍​ ​​‌‍​ ‌‍‌‍​‍‌‌​ ​‍​ ​‍​‍‌‌​ ‌‌‌​‌​​‍ ‍‌ ‌​‌‍‌‌‌ ‍​‌ ‌​​‍‌‍‌ ​​‌‍‌‌‌ ​‍‌ ​ ‌ ​​‌‍‌‌‌‍​ ‌ ‌​‌‍‍‌‌ ‌‍‌‍‌‌​ ‌‌ ​​‌ ‌‌‌‍​‍‌‍ ​‌‍‍‌‌ ​ ‌‍‍​‌‍‌‌‌‍‌​​‍​‍‌ ‌ global education​​​​‌ ‍ ​‍​‍‌‍ ‌ ​‍‌‍‍‌‌‍‌ ‌‍‍‌‌‍ ‍​‍​‍​ ‍‍​‍​‍‌ ​ ‌‍​‌‌‍ ‍‌‍‍‌‌ ‌​‌ ‍‌​‍ ‍‌‍‍‌‌‍ ​‍​‍​‍ ​​‍​‍‌‍‍​‌ ​‍‌‍‌‌‌‍‌‍​‍​‍​ ‍‍​‍​‍​‍ ‌ ​ ‌ ‌​‌ ‌‌‌‍‌​‌‍‍‌‌‍ ​‍ ‌‍‍‌‌‍ ‍‌ ‌​‌‍‌‌‌‍ ‍‌ ‌​​‍ ‌‍‌‌‌‍‌​‌‍‍‌‌ ‌​​‍ ‌‍ ‌‌‍ ‌‍‌​‌‍‌‌​ ‌‌ ​​‌ ​‍‌‍‌‌‌ ​ ‌‍‌‌‌‍ ‍‌ ‌​‌‍​‌‌ ‌​‌‍‍‌‌‍ ‌‍ ‍​ ‍ ‌‍‍‌‌‍‌​​ ‌​ ‍​‌‍​‍​ ‌‍‌‍‌​​ ‌​​ ‍‌‌‍‌‌​ ‍‌​‍ ‌​ ​ ​ ‌​‌‍‌​‌‍‌​​‍ ‌​ ‌​​ ​‍​ ​ ​ ‌‍​‍ ‌​ ‍‌​ ​‍‌‍‌​​ ​‌​‍ ‌‌‍‌‌​ ​​‌‍‌‍​ ​‌‌‍‌‌​ ‍‌​ ‌‌​ ‌​‌‍​‍‌‍‌‍‌‍‌​​ ​‌​ ‍ ‌ ‌​‌ ‍‌‌ ​​‌‍‌‌​ ‌‌‍ ‍‌‍‌‌‌ ‌ ‌ ​ ​ ‍ ‌ ​​‌‍​‌‌ ‌​‌‍‍​​ ‌‌‍​ ‌‍ ‌‍ ‍‌ ‌​‌‍‌‌‌‍ ‍‌ ‌​​‍‌‌​ ‌‌‌​​‍‌‌ ‌‍‍ ‌‍‌‌‌ ‍‌​‍‌‌​ ​ ‌​‌​​‍‌‌​ ​ ‌​‌​​‍‌‌​ ​‍​ ​‍​ ‍‌​ ‌‌​ ​‍​ ‌ ​ ‌​‌‍​‍​ ‍​‌‍​‌​ ‍‌​ ‌‌​ ​‌‌‍‌‍​‍‌‌​ ​‍​ ​‍​‍‌‌​ ‌‌‌​‌​​‍ ‍‌‍​ ‌‍‍​‌‍‍‌‌‍ ​‌‍‌​‌ ​‍‌‍‌‌‌‍ ‍​‍‌‌​ ‌‌‌​​‍‌‌ ‌‍‍ ‌‍‌‌‌ ‍‌​‍‌‌​ ​ ‌​‌​​‍‌‌​ ​ ‌​‌​​‍‌‌​ ​‍​ ​‍​ ​​‌‍​ ​ ‌‌​ ‌‍​ ‍‌​ ‍​​ ‌‍‌‍‌‌​ ‍‌​ ‌​​ ‌​​ ‌‍​‍‌‌​ ​‍​ ​‍​‍‌‌​ ‌‌‌​‌​​‍ ‍‌ ‌​‌‍‌‌‌ ‍​‌ ‌​​ ‌‍​‍‌‍​‌‌ ​ ‌‍‌‌‌‌‌‌‌ ​‍‌‍ ​​ ‌​‍‌‌​ ​‍‌​‌‍‌ ​ ‌ ‌​‌ ‌‌‌‍‌​‌‍‍‌‌‍ ​‍‌‍‌‍‍‌‌‍‌​​ ‌​ ‍​‌‍​‍​ ‌‍‌‍‌​​ ‌​​ ‍‌‌‍‌‌​ ‍‌​‍ ‌​ ​ ​ ‌​‌‍‌​‌‍‌​​‍ ‌​ ‌​​ ​‍​ ​ ​ ‌‍​‍ ‌​ ‍‌​ ​‍‌‍‌​​ ​‌​‍ ‌‌‍‌‌​ ​​‌‍‌‍​ ​‌‌‍‌‌​ ‍‌​ ‌‌​ ‌​‌‍​‍‌‍‌‍‌‍‌​​ ​‌​‍‌‍‌ ‌​‌ ‍‌‌ ​​‌‍‌‌​ ‌‌‍ ‍‌‍‌‌‌ ‌ ‌ ​ ​‍‌‍‌ ​​‌‍​‌‌ ‌​‌‍‍​​ ‌‌‍​ ‌‍ ‌‍ ‍‌ ‌​‌‍‌‌‌‍ ‍‌ ‌​​‍‌‌​ ‌‌‌​​‍‌‌ ‌‍‍ ‌‍‌‌‌ ‍‌​‍‌‌​ ​ ‌​‌​​‍‌‌​ ​ ‌​‌​​‍‌‌​ ​‍​ ​‍​ ‍‌​ ‌‌​ ​‍​ ‌ ​ ‌​‌‍​‍​ ‍​‌‍​‌​ ‍‌​ ‌‌​ ​‌‌‍‌‍​‍‌‌​ ​‍​ ​‍​‍‌‌​ ‌‌‌​‌​​‍ ‍‌‍​ ‌‍‍​‌‍‍‌‌‍ ​‌‍‌​‌ ​‍‌‍‌‌‌‍ ‍​‍‌‌​ ‌‌‌​​‍‌‌ ‌‍‍ ‌‍‌‌‌ ‍‌​‍‌‌​ ​ ‌​‌​​‍‌‌​ ​ ‌​‌​​‍‌‌​ ​‍​ ​‍​ ​​‌‍​ ​ ‌‌​ ‌‍​ ‍‌​ ‍​​ ‌‍‌‍‌‌​ ‍‌​ ‌​​ ‌​​ ‌‍​‍‌‌​ ​‍​ ​‍​‍‌‌​ ‌‌‌​‌​​‍ ‍‌ ‌​‌‍‌‌‌ ‍​‌ ‌​​‍‌‍‌ ​​‌‍‌‌‌ ​‍‌ ​ ‌ ​​‌‍‌‌‌‍​ ‌ ‌​‌‍‍‌‌ ‌‍‌‍‌‌​ ‌‌ ​​‌ ‌‌‌‍​‍‌‍ ​‌‍‍‌‌ ​ ‌‍‍​‌‍‌‌‌‍‌​​‍​‍‌ ‌,
where communication across cultures is increasingly valuable.​​​​‌ ‍ ​‍​‍‌‍ ‌ ​‍‌‍‍‌‌‍‌ ‌‍‍‌‌‍ ‍​‍​‍​ ‍‍​‍​‍‌ ​ ‌‍​‌‌‍ ‍‌‍‍‌‌ ‌​‌ ‍‌​‍ ‍‌‍‍‌‌‍ ​‍​‍​‍ ​​‍​‍‌‍‍​‌ ​‍‌‍‌‌‌‍‌‍​‍​‍​ ‍‍​‍​‍​‍ ‌ ​ ‌ ‌​‌ ‌‌‌‍‌​‌‍‍‌‌‍ ​‍ ‌‍‍‌‌‍ ‍‌ ‌​‌‍‌‌‌‍ ‍‌ ‌​​‍ ‌‍‌‌‌‍‌​‌‍‍‌‌ ‌​​‍ ‌‍ ‌‌‍ ‌‍‌​‌‍‌‌​ ‌‌ ​​‌ ​‍‌‍‌‌‌ ​ ‌‍‌‌‌‍ ‍‌ ‌​‌‍​‌‌ ‌​‌‍‍‌‌‍ ‌‍ ‍​ ‍ ‌‍‍‌‌‍‌​​ ‌​ ‍​‌‍​‍​ ‌‍‌‍‌​​ ‌​​ ‍‌‌‍‌‌​ ‍‌​‍ ‌​ ​ ​ ‌​‌‍‌​‌‍‌​​‍ ‌​ ‌​​ ​‍​ ​ ​ ‌‍​‍ ‌​ ‍‌​ ​‍‌‍‌​​ ​‌​‍ ‌‌‍‌‌​ ​​‌‍‌‍​ ​‌‌‍‌‌​ ‍‌​ ‌‌​ ‌​‌‍​‍‌‍‌‍‌‍‌​​ ​‌​ ‍ ‌ ‌​‌ ‍‌‌ ​​‌‍‌‌​ ‌‌‍ ‍‌‍‌‌‌ ‌ ‌ ​ ​ ‍ ‌ ​​‌‍​‌‌ ‌​‌‍‍​​ ‌‌‍​ ‌‍ ‌‍ ‍‌ ‌​‌‍‌‌‌‍ ‍‌ ‌​​‍‌‌​ ‌‌‌​​‍‌‌ ‌‍‍ ‌‍‌‌‌ ‍‌​‍‌‌​ ​ ‌​‌​​‍‌‌​ ​ ‌​‌​​‍‌‌​ ​‍​ ​‍​ ‍‌​ ‌‌​ ​‍​ ‌ ​ ‌​‌‍​‍​ ‍​‌‍​‌​ ‍‌​ ‌‌​ ​‌‌‍‌‍​‍‌‌​ ​‍​ ​‍​‍‌‌​ ‌‌‌​‌​​‍ ‍‌‍​ ‌‍‍​‌‍‍‌‌‍ ​‌‍‌​‌ ​‍‌‍‌‌‌‍ ‍​‍‌‌​ ‌‌‌​​‍‌‌ ‌‍‍ ‌‍‌‌‌ ‍‌​‍‌‌​ ​ ‌​‌​​‍‌‌​ ​ ‌​‌​​‍‌‌​ ​‍​ ​‍​ ​​‌‍‌​​ ‍​‌‍‌‍‌‍​ ​ ​ ​ ‌‌​ ‌​​ ‌‍‌‍‌‌‌‍​‌‌‍‌​​‍‌‌​ ​‍​ ​‍​‍‌‌​ ‌‌‌​‌​​‍ ‍‌ ‌​‌‍‌‌‌ ‍​‌ ‌​​ ‌‍​‍‌‍​‌‌ ​ ‌‍‌‌‌‌‌‌‌ ​‍‌‍ ​​ ‌​‍‌‌​ ​‍‌​‌‍‌ ​ ‌ ‌​‌ ‌‌‌‍‌​‌‍‍‌‌‍ ​‍‌‍‌‍‍‌‌‍‌​​ ‌​ ‍​‌‍​‍​ ‌‍‌‍‌​​ ‌​​ ‍‌‌‍‌‌​ ‍‌​‍ ‌​ ​ ​ ‌​‌‍‌​‌‍‌​​‍ ‌​ ‌​​ ​‍​ ​ ​ ‌‍​‍ ‌​ ‍‌​ ​‍‌‍‌​​ ​‌​‍ ‌‌‍‌‌​ ​​‌‍‌‍​ ​‌‌‍‌‌​ ‍‌​ ‌‌​ ‌​‌‍​‍‌‍‌‍‌‍‌​​ ​‌​‍‌‍‌ ‌​‌ ‍‌‌ ​​‌‍‌‌​ ‌‌‍ ‍‌‍‌‌‌ ‌ ‌ ​ ​‍‌‍‌ ​​‌‍​‌‌ ‌​‌‍‍​​ ‌‌‍​ ‌‍ ‌‍ ‍‌ ‌​‌‍‌‌‌‍ ‍‌ ‌​​‍‌‌​ ‌‌‌​​‍‌‌ ‌‍‍ ‌‍‌‌‌ ‍‌​‍‌‌​ ​ ‌​‌​​‍‌‌​ ​ ‌​‌​​‍‌‌​ ​‍​ ​‍​ ‍‌​ ‌‌​ ​‍​ ‌ ​ ‌​‌‍​‍​ ‍​‌‍​‌​ ‍‌​ ‌‌​ ​‌‌‍‌‍​‍‌‌​ ​‍​ ​‍​‍‌‌​ ‌‌‌​‌​​‍ ‍‌‍​ ‌‍‍​‌‍‍‌‌‍ ​‌‍‌​‌ ​‍‌‍‌‌‌‍ ‍​‍‌‌​ ‌‌‌​​‍‌‌ ‌‍‍ ‌‍‌‌‌ ‍‌​‍‌‌​ ​ ‌​‌​​‍‌‌​ ​ ‌​‌​​‍‌‌​ ​‍​ ​‍​ ​​‌‍‌​​ ‍​‌‍‌‍‌‍​ ​ ​ ​ ‌‌​ ‌​​ ‌‍‌‍‌‌‌‍​‌‌‍‌​​‍‌‌​ ​‍​ ​‍​‍‌‌​ ‌‌‌​‌​​‍ ‍‌ ‌​‌‍‌‌‌ ‍​‌ ‌​​‍‌‍‌ ​​‌‍‌‌‌ ​‍‌ ​ ‌ ​​‌‍‌‌‌‍​ ‌ ‌​‌‍‍‌‌ ‌‍‌‍‌‌​ ‌‌ ​​‌ ‌‌‌‍​‍‌‍ ​‌‍‍‌‌ ​ ‌‍‍​‌‍‌‌‌‍‌​​‍​‍‌ ‌
The Key Differences at a Glance​​​​‌ ‍ ​‍​‍‌‍ ‌ ​‍‌‍‍‌‌‍‌ ‌‍‍‌‌‍ ‍​‍​‍​ ‍‍​‍​‍‌ ​ ‌‍​‌‌‍ ‍‌‍‍‌‌ ‌​‌ ‍‌​‍ ‍‌‍‍‌‌‍ ​‍​‍​‍ ​​‍​‍‌‍‍​‌ ​‍‌‍‌‌‌‍‌‍​‍​‍​ ‍‍​‍​‍​‍ ‌ ​ ‌ ‌​‌ ‌‌‌‍‌​‌‍‍‌‌‍ ​‍ ‌‍‍‌‌‍ ‍‌ ‌​‌‍‌‌‌‍ ‍‌ ‌​​‍ ‌‍‌‌‌‍‌​‌‍‍‌‌ ‌​​‍ ‌‍ ‌‌‍ ‌‍‌​‌‍‌‌​ ‌‌ ​​‌ ​‍‌‍‌‌‌ ​ ‌‍‌‌‌‍ ‍‌ ‌​‌‍​‌‌ ‌​‌‍‍‌‌‍ ‌‍ ‍​ ‍ ‌‍‍‌‌‍‌​​ ‌​ ‍​‌‍​‍​ ‌‍‌‍‌​​ ‌​​ ‍‌‌‍‌‌​ ‍‌​‍ ‌​ ​ ​ ‌​‌‍‌​‌‍‌​​‍ ‌​ ‌​​ ​‍​ ​ ​ ‌‍​‍ ‌​ ‍‌​ ​‍‌‍‌​​ ​‌​‍ ‌‌‍‌‌​ ​​‌‍‌‍​ ​‌‌‍‌‌​ ‍‌​ ‌‌​ ‌​‌‍​‍‌‍‌‍‌‍‌​​ ​‌​ ‍ ‌ ‌​‌ ‍‌‌ ​​‌‍‌‌​ ‌‌‍ ‍‌‍‌‌‌ ‌ ‌ ​ ​ ‍ ‌ ​​‌‍​‌‌ ‌​‌‍‍​​ ‌‌‍​ ‌‍ ‌‍ ‍‌ ‌​‌‍‌‌‌‍ ‍‌ ‌​​‍‌‌​ ‌‌‌​​‍‌‌ ‌‍‍ ‌‍‌‌‌ ‍‌​‍‌‌​ ​ ‌​‌​​‍‌‌​ ​ ‌​‌​​‍‌‌​ ​‍​ ​‍​ ‌ ​ ​​‌‍‌‍​ ‌‌​ ​‌‌‍‌‍‌‍​ ‌‍​‌​ ​‍‌‍​‌​ ​​‌‍‌​​‍‌‌​ ​‍​ ​‍​‍‌‌​ ‌‌‌​‌​​‍ ‍‌‍​ ‌‍‍​‌‍‍‌‌‍ ​‌‍‌​‌ ​‍‌‍‌‌‌‍ ‍​‍‌‌​ ‌‌‌​​‍‌‌ ‌‍‍ ‌‍‌‌‌ ‍‌​‍‌‌​ ​ ‌​‌​​‍‌‌​ ​ ‌​‌​​‍‌‌​ ​‍​ ​‍‌‍‌‍‌‍‌‍​ ‌‌​ ‌​‌‍‌​​ ​‍​ ‌‌​ ‌‌‌‍​‌‌‍‌‌​ ‍​​ ​​​‍‌‌​ ​‍​ ​‍​‍‌‌​ ‌‌‌​‌​​‍ ‍‌ ‌​‌‍‌‌‌ ‍​‌ ‌​​ ‌‍​‍‌‍​‌‌ ​ ‌‍‌‌‌‌‌‌‌ ​‍‌‍ ​​ ‌​‍‌‌​ ​‍‌​‌‍‌ ​ ‌ ‌​‌ ‌‌‌‍‌​‌‍‍‌‌‍ ​‍‌‍‌‍‍‌‌‍‌​​ ‌​ ‍​‌‍​‍​ ‌‍‌‍‌​​ ‌​​ ‍‌‌‍‌‌​ ‍‌​‍ ‌​ ​ ​ ‌​‌‍‌​‌‍‌​​‍ ‌​ ‌​​ ​‍​ ​ ​ ‌‍​‍ ‌​ ‍‌​ ​‍‌‍‌​​ ​‌​‍ ‌‌‍‌‌​ ​​‌‍‌‍​ ​‌‌‍‌‌​ ‍‌​ ‌‌​ ‌​‌‍​‍‌‍‌‍‌‍‌​​ ​‌​‍‌‍‌ ‌​‌ ‍‌‌ ​​‌‍‌‌​ ‌‌‍ ‍‌‍‌‌‌ ‌ ‌ ​ ​‍‌‍‌ ​​‌‍​‌‌ ‌​‌‍‍​​ ‌‌‍​ ‌‍ ‌‍ ‍‌ ‌​‌‍‌‌‌‍ ‍‌ ‌​​‍‌‌​ ‌‌‌​​‍‌‌ ‌‍‍ ‌‍‌‌‌ ‍‌​‍‌‌​ ​ ‌​‌​​‍‌‌​ ​ ‌​‌​​‍‌‌​ ​‍​ ​‍​ ‌ ​ ​​‌‍‌‍​ ‌‌​ ​‌‌‍‌‍‌‍​ ‌‍​‌​ ​‍‌‍​‌​ ​​‌‍‌​​‍‌‌​ ​‍​ ​‍​‍‌‌​ ‌‌‌​‌​​‍ ‍‌‍​ ‌‍‍​‌‍‍‌‌‍ ​‌‍‌​‌ ​‍‌‍‌‌‌‍ ‍​‍‌‌​ ‌‌‌​​‍‌‌ ‌‍‍ ‌‍‌‌‌ ‍‌​‍‌‌​ ​ ‌​‌​​‍‌‌​ ​ ‌​‌​​‍‌‌​ ​‍​ ​‍‌‍‌‍‌‍‌‍​ ‌‌​ ‌​‌‍‌​​ ​‍​ ‌‌​ ‌‌‌‍​‌‌‍‌‌​ ‍​​ ​​​‍‌‌​ ​‍​ ​‍​‍‌‌​ ‌‌‌​‌​​‍ ‍‌ ‌​‌‍‌‌‌ ‍​‌ ‌​​‍‌‍‌ ​​‌‍‌‌‌ ​‍‌ ​ ‌ ​​‌‍‌‌‌‍​ ‌ ‌​‌‍‍‌‌ ‌‍‌‍‌‌​ ‌‌ ​​‌ ‌‌‌‍​‍‌‍ ​‌‍‍‌‌ ​ ‌‍‍​‌‍‌‌‌‍‌​​‍​‍‌ ‌
To make things clearer, here is a simple comparison:​​​​‌ ‍ ​‍​‍‌‍ ‌ ​‍‌‍‍‌‌‍‌ ‌‍‍‌‌‍ ‍​‍​‍​ ‍‍​‍​‍‌ ​ ‌‍​‌‌‍ ‍‌‍‍‌‌ ‌​‌ ‍‌​‍ ‍‌‍‍‌‌‍ ​‍​‍​‍ ​​‍​‍‌‍‍​‌ ​‍‌‍‌‌‌‍‌‍​‍​‍​ ‍‍​‍​‍​‍ ‌ ​ ‌ ‌​‌ ‌‌‌‍‌​‌‍‍‌‌‍ ​‍ ‌‍‍‌‌‍ ‍‌ ‌​‌‍‌‌‌‍ ‍‌ ‌​​‍ ‌‍‌‌‌‍‌​‌‍‍‌‌ ‌​​‍ ‌‍ ‌‌‍ ‌‍‌​‌‍‌‌​ ‌‌ ​​‌ ​‍‌‍‌‌‌ ​ ‌‍‌‌‌‍ ‍‌ ‌​‌‍​‌‌ ‌​‌‍‍‌‌‍ ‌‍ ‍​ ‍ ‌‍‍‌‌‍‌​​ ‌​ ‍​‌‍​‍​ ‌‍‌‍‌​​ ‌​​ ‍‌‌‍‌‌​ ‍‌​‍ ‌​ ​ ​ ‌​‌‍‌​‌‍‌​​‍ ‌​ ‌​​ ​‍​ ​ ​ ‌‍​‍ ‌​ ‍‌​ ​‍‌‍‌​​ ​‌​‍ ‌‌‍‌‌​ ​​‌‍‌‍​ ​‌‌‍‌‌​ ‍‌​ ‌‌​ ‌​‌‍​‍‌‍‌‍‌‍‌​​ ​‌​ ‍ ‌ ‌​‌ ‍‌‌ ​​‌‍‌‌​ ‌‌‍ ‍‌‍‌‌‌ ‌ ‌ ​ ​ ‍ ‌ ​​‌‍​‌‌ ‌​‌‍‍​​ ‌‌‍​ ‌‍ ‌‍ ‍‌ ‌​‌‍‌‌‌‍ ‍‌ ‌​​‍‌‌​ ‌‌‌​​‍‌‌ ‌‍‍ ‌‍‌‌‌ ‍‌​‍‌‌​ ​ ‌​‌​​‍‌‌​ ​ ‌​‌​​‍‌‌​ ​‍​ ​‍‌‍‌‍​ ‍​‌‍‌‌‌‍​ ‌‍‌‌‌‍‌‌​ ​‍​ ‌ ​ ‍​​ ‌‌‌‍​‌​ ​‍​‍‌‌​ ​‍​ ​‍​‍‌‌​ ‌‌‌​‌​​‍ ‍‌‍​ ‌‍‍​‌‍‍‌‌‍ ​‌‍‌​‌ ​‍‌‍‌‌‌‍ ‍​‍‌‌​ ‌‌‌​​‍‌‌ ‌‍‍ ‌‍‌‌‌ ‍‌​‍‌‌​ ​ ‌​‌​​‍‌‌​ ​ ‌​‌​​‍‌‌​ ​‍​ ​‍‌‍​‍‌‍​‌​ ‍​‌‍​‌​ ‍​‌‍​ ​ ‌​‌‍‌‍‌‍‌‍​ ‌‍‌‍​‌‌‍‌‍​‍‌‌​ ​‍​ ​‍​‍‌‌​ ‌‌‌​‌​​‍ ‍‌ ‌​‌‍‌‌‌ ‍​‌ ‌​​ ‌‍​‍‌‍​‌‌ ​ ‌‍‌‌‌‌‌‌‌ ​‍‌‍ ​​ ‌​‍‌‌​ ​‍‌​‌‍‌ ​ ‌ ‌​‌ ‌‌‌‍‌​‌‍‍‌‌‍ ​‍‌‍‌‍‍‌‌‍‌​​ ‌​ ‍​‌‍​‍​ ‌‍‌‍‌​​ ‌​​ ‍‌‌‍‌‌​ ‍‌​‍ ‌​ ​ ​ ‌​‌‍‌​‌‍‌​​‍ ‌​ ‌​​ ​‍​ ​ ​ ‌‍​‍ ‌​ ‍‌​ ​‍‌‍‌​​ ​‌​‍ ‌‌‍‌‌​ ​​‌‍‌‍​ ​‌‌‍‌‌​ ‍‌​ ‌‌​ ‌​‌‍​‍‌‍‌‍‌‍‌​​ ​‌​‍‌‍‌ ‌​‌ ‍‌‌ ​​‌‍‌‌​ ‌‌‍ ‍‌‍‌‌‌ ‌ ‌ ​ ​‍‌‍‌ ​​‌‍​‌‌ ‌​‌‍‍​​ ‌‌‍​ ‌‍ ‌‍ ‍‌ ‌​‌‍‌‌‌‍ ‍‌ ‌​​‍‌‌​ ‌‌‌​​‍‌‌ ‌‍‍ ‌‍‌‌‌ ‍‌​‍‌‌​ ​ ‌​‌​​‍‌‌​ ​ ‌​‌​​‍‌‌​ ​‍​ ​‍‌‍‌‍​ ‍​‌‍‌‌‌‍​ ‌‍‌‌‌‍‌‌​ ​‍​ ‌ ​ ‍​​ ‌‌‌‍​‌​ ​‍​‍‌‌​ ​‍​ ​‍​‍‌‌​ ‌‌‌​‌​​‍ ‍‌‍​ ‌‍‍​‌‍‍‌‌‍ ​‌‍‌​‌ ​‍‌‍‌‌‌‍ ‍​‍‌‌​ ‌‌‌​​‍‌‌ ‌‍‍ ‌‍‌‌‌ ‍‌​‍‌‌​ ​ ‌​‌​​‍‌‌​ ​ ‌​‌​​‍‌‌​ ​‍​ ​‍‌‍​‍‌‍​‌​ ‍​‌‍​‌​ ‍​‌‍​ ​ ‌​‌‍‌‍‌‍‌‍​ ‌‍‌‍​‌‌‍‌‍​‍‌‌​ ​‍​ ​‍​‍‌‌​ ‌‌‌​‌​​‍ ‍‌ ‌​‌‍‌‌‌ ‍​‌ ‌​​‍‌‍‌ ​​‌‍‌‌‌ ​‍‌ ​ ‌ ​​‌‍‌‌‌‍​ ‌ ‌​‌‍‍‌‌ ‌‍‌‍‌‌​ ‌‌ ​​‌ ‌‌‌‍​‍‌‍ ​‌‍‍‌‌ ​ ‌‍‍​‌‍‌‌‌‍‌​​‍​‍‌ ‌
Both approaches have their strengths. The right choice depends on
your child’s needs and learning style.​​​​‌ ‍ ​‍​‍‌‍ ‌ ​‍‌‍‍‌‌‍‌ ‌‍‍‌‌‍ ‍​‍​‍​ ‍‍​‍​‍‌ ​ ‌‍​‌‌‍ ‍‌‍‍‌‌ ‌​‌ ‍‌​‍ ‍‌‍‍‌‌‍ ​‍​‍​‍ ​​‍​‍‌‍‍​‌ ​‍‌‍‌‌‌‍‌‍​‍​‍​ ‍‍​‍​‍​‍ ‌ ​ ‌ ‌​‌ ‌‌‌‍‌​‌‍‍‌‌‍ ​‍ ‌‍‍‌‌‍ ‍‌ ‌​‌‍‌‌‌‍ ‍‌ ‌​​‍ ‌‍‌‌‌‍‌​‌‍‍‌‌ ‌​​‍ ‌‍ ‌‌‍ ‌‍‌​‌‍‌‌​ ‌‌ ​​‌ ​‍‌‍‌‌‌ ​ ‌‍‌‌‌‍ ‍‌ ‌​‌‍​‌‌ ‌​‌‍‍‌‌‍ ‌‍ ‍​ ‍ ‌‍‍‌‌‍‌​​ ‌​ ‍​‌‍​‍​ ‌‍‌‍‌​​ ‌​​ ‍‌‌‍‌‌​ ‍‌​‍ ‌​ ​ ​ ‌​‌‍‌​‌‍‌​​‍ ‌​ ‌​​ ​‍​ ​ ​ ‌‍​‍ ‌​ ‍‌​ ​‍‌‍‌​​ ​‌​‍ ‌‌‍‌‌​ ​​‌‍‌‍​ ​‌‌‍‌‌​ ‍‌​ ‌‌​ ‌​‌‍​‍‌‍‌‍‌‍‌​​ ​‌​ ‍ ‌ ‌​‌ ‍‌‌ ​​‌‍‌‌​ ‌‌‍ ‍‌‍‌‌‌ ‌ ‌ ​ ​ ‍ ‌ ​​‌‍​‌‌ ‌​‌‍‍​​ ‌‌‍​ ‌‍ ‌‍ ‍‌ ‌​‌‍‌‌‌‍ ‍‌ ‌​​‍‌‌​ ‌‌‌​​‍‌‌ ‌‍‍ ‌‍‌‌‌ ‍‌​‍‌‌​ ​ ‌​‌​​‍‌‌​ ​ ‌​‌​​‍‌‌​ ​‍​ ​‍​ ​‌​ ‌‍‌‍​‌‌‍​‌​ ‍​​ ​​‌‍​‌‌‍‌‍‌‍​‌​ ‌ ‌‍​‌‌‍​‍​‍‌‌​ ​‍​ ​‍​‍‌‌​ ‌‌‌​‌​​‍ ‍‌‍​ ‌‍‍​‌‍‍‌‌‍ ​‌‍‌​‌ ​‍‌‍‌‌‌‍ ‍​‍‌‌​ ‌‌‌​​‍‌‌ ‌‍‍ ‌‍‌‌‌ ‍‌​‍‌‌​ ​ ‌​‌​​‍‌‌​ ​ ‌​‌​​‍‌‌​ ​‍​ ​‍​ ‌ ​ ‍​‌‍​‌‌‍​‍‌‍​ ​ ‌​‌‍​‍​ ‌‌‌‍‌‍​ ​‍​ ​​​ ‍‌​‍‌‌​ ​‍​ ​‍​‍‌‌​ ‌‌‌​‌​​‍ ‍‌ ‌​‌‍‌‌‌ ‍​‌ ‌​​ ‌‍​‍‌‍​‌‌ ​ ‌‍‌‌‌‌‌‌‌ ​‍‌‍ ​​ ‌​‍‌‌​ ​‍‌​‌‍‌ ​ ‌ ‌​‌ ‌‌‌‍‌​‌‍‍‌‌‍ ​‍‌‍‌‍‍‌‌‍‌​​ ‌​ ‍​‌‍​‍​ ‌‍‌‍‌​​ ‌​​ ‍‌‌‍‌‌​ ‍‌​‍ ‌​ ​ ​ ‌​‌‍‌​‌‍‌​​‍ ‌​ ‌​​ ​‍​ ​ ​ ‌‍​‍ ‌​ ‍‌​ ​‍‌‍‌​​ ​‌​‍ ‌‌‍‌‌​ ​​‌‍‌‍​ ​‌‌‍‌‌​ ‍‌​ ‌‌​ ‌​‌‍​‍‌‍‌‍‌‍‌​​ ​‌​‍‌‍‌ ‌​‌ ‍‌‌ ​​‌‍‌‌​ ‌‌‍ ‍‌‍‌‌‌ ‌ ‌ ​ ​‍‌‍‌ ​​‌‍​‌‌ ‌​‌‍‍​​ ‌‌‍​ ‌‍ ‌‍ ‍‌ ‌​‌‍‌‌‌‍ ‍‌ ‌​​‍‌‌​ ‌‌‌​​‍‌‌ ‌‍‍ ‌‍‌‌‌ ‍‌​‍‌‌​ ​ ‌​‌​​‍‌‌​ ​ ‌​‌​​‍‌‌​ ​‍​ ​‍​ ​‌​ ‌‍‌‍​‌‌‍​‌​ ‍​​ ​​‌‍​‌‌‍‌‍‌‍​‌​ ‌ ‌‍​‌‌‍​‍​‍‌‌​ ​‍​ ​‍​‍‌‌​ ‌‌‌​‌​​‍ ‍‌‍​ ‌‍‍​‌‍‍‌‌‍ ​‌‍‌​‌ ​‍‌‍‌‌‌‍ ‍​‍‌‌​ ‌‌‌​​‍‌‌ ‌‍‍ ‌‍‌‌‌ ‍‌​‍‌‌​ ​ ‌​‌​​‍‌‌​ ​ ‌​‌​​‍‌‌​ ​‍​ ​‍​ ‌ ​ ‍​‌‍​‌‌‍​‍‌‍​ ​ ‌​‌‍​‍​ ‌‌‌‍‌‍​ ​‍​ ​​​ ‍‌​‍‌‌​ ​‍​ ​‍​‍‌‌​ ‌‌‌​‌​​‍ ‍‌ ‌​‌‍‌‌‌ ‍​‌ ‌​​‍‌‍‌ ​​‌‍‌‌‌ ​‍‌ ​ ‌ ​​‌‍‌‌‌‍​ ‌ ‌​‌‍‍‌‌ ‌‍‌‍‌‌​ ‌‌ ​​‌ ‌‌‌‍​‍‌‍ ​‌‍‍‌‌ ​ ‌‍‍​‌‍‌‌‌‍‌​​‍​‍‌ ‌
How It Feels for Your Child​​​​‌ ‍ ​‍​‍‌‍ ‌ ​‍‌‍‍‌‌‍‌ ‌‍‍‌‌‍ ‍​‍​‍​ ‍‍​‍​‍‌ ​ ‌‍​‌‌‍ ‍‌‍‍‌‌ ‌​‌ ‍‌​‍ ‍‌‍‍‌‌‍ ​‍​‍​‍ ​​‍​‍‌‍‍​‌ ​‍‌‍‌‌‌‍‌‍​‍​‍​ ‍‍​‍​‍​‍ ‌ ​ ‌ ‌​‌ ‌‌‌‍‌​‌‍‍‌‌‍ ​‍ ‌‍‍‌‌‍ ‍‌ ‌​‌‍‌‌‌‍ ‍‌ ‌​​‍ ‌‍‌‌‌‍‌​‌‍‍‌‌ ‌​​‍ ‌‍ ‌‌‍ ‌‍‌​‌‍‌‌​ ‌‌ ​​‌ ​‍‌‍‌‌‌ ​ ‌‍‌‌‌‍ ‍‌ ‌​‌‍​‌‌ ‌​‌‍‍‌‌‍ ‌‍ ‍​ ‍ ‌‍‍‌‌‍‌​​ ‌​ ‍​‌‍​‍​ ‌‍‌‍‌​​ ‌​​ ‍‌‌‍‌‌​ ‍‌​‍ ‌​ ​ ​ ‌​‌‍‌​‌‍‌​​‍ ‌​ ‌​​ ​‍​ ​ ​ ‌‍​‍ ‌​ ‍‌​ ​‍‌‍‌​​ ​‌​‍ ‌‌‍‌‌​ ​​‌‍‌‍​ ​‌‌‍‌‌​ ‍‌​ ‌‌​ ‌​‌‍​‍‌‍‌‍‌‍‌​​ ​‌​ ‍ ‌ ‌​‌ ‍‌‌ ​​‌‍‌‌​ ‌‌‍ ‍‌‍‌‌‌ ‌ ‌ ​ ​ ‍ ‌ ​​‌‍​‌‌ ‌​‌‍‍​​ ‌‌‍​ ‌‍ ‌‍ ‍‌ ‌​‌‍‌‌‌‍ ‍‌ ‌​​‍‌‌​ ‌‌‌​​‍‌‌ ‌‍‍ ‌‍‌‌‌ ‍‌​‍‌‌​ ​ ‌​‌​​‍‌‌​ ​ ‌​‌​​‍‌‌​ ​‍​ ​‍​ ​ ‌‍‌​‌‍‌​‌‍‌‌‌‍​‍‌‍‌‍‌‍​ ​ ​ ​ ​‍​ ​‌​ ​‌​ ​​​‍‌‌​ ​‍​ ​‍​‍‌‌​ ‌‌‌​‌​​‍ ‍‌‍​ ‌‍‍​‌‍‍‌‌‍ ​‌‍‌​‌ ​‍‌‍‌‌‌‍ ‍​‍‌‌​ ‌‌‌​​‍‌‌ ‌‍‍ ‌‍‌‌‌ ‍‌​‍‌‌​ ​ ‌​‌​​‍‌‌​ ​ ‌​‌​​‍‌‌​ ​‍​ ​‍‌‍​‍​ ‌​​ ​ ‌‍‌‍‌‍‌‍​ ‍‌​ ​​‌‍​‍​ ‌‍​ ‍‌‌‍​‍‌‍‌‍​‍‌‌​ ​‍​ ​‍​‍‌‌​ ‌‌‌​‌​​‍ ‍‌ ‌​‌‍‌‌‌ ‍​‌ ‌​​ ‌‍​‍‌‍​‌‌ ​ ‌‍‌‌‌‌‌‌‌ ​‍‌‍ ​​ ‌​‍‌‌​ ​‍‌​‌‍‌ ​ ‌ ‌​‌ ‌‌‌‍‌​‌‍‍‌‌‍ ​‍‌‍‌‍‍‌‌‍‌​​ ‌​ ‍​‌‍​‍​ ‌‍‌‍‌​​ ‌​​ ‍‌‌‍‌‌​ ‍‌​‍ ‌​ ​ ​ ‌​‌‍‌​‌‍‌​​‍ ‌​ ‌​​ ​‍​ ​ ​ ‌‍​‍ ‌​ ‍‌​ ​‍‌‍‌​​ ​‌​‍ ‌‌‍‌‌​ ​​‌‍‌‍​ ​‌‌‍‌‌​ ‍‌​ ‌‌​ ‌​‌‍​‍‌‍‌‍‌‍‌​​ ​‌​‍‌‍‌ ‌​‌ ‍‌‌ ​​‌‍‌‌​ ‌‌‍ ‍‌‍‌‌‌ ‌ ‌ ​ ​‍‌‍‌ ​​‌‍​‌‌ ‌​‌‍‍​​ ‌‌‍​ ‌‍ ‌‍ ‍‌ ‌​‌‍‌‌‌‍ ‍‌ ‌​​‍‌‌​ ‌‌‌​​‍‌‌ ‌‍‍ ‌‍‌‌‌ ‍‌​‍‌‌​ ​ ‌​‌​​‍‌‌​ ​ ‌​‌​​‍‌‌​ ​‍​ ​‍​ ​ ‌‍‌​‌‍‌​‌‍‌‌‌‍​‍‌‍‌‍‌‍​ ​ ​ ​ ​‍​ ​‌​ ​‌​ ​​​‍‌‌​ ​‍​ ​‍​‍‌‌​ ‌‌‌​‌​​‍ ‍‌‍​ ‌‍‍​‌‍‍‌‌‍ ​‌‍‌​‌ ​‍‌‍‌‌‌‍ ‍​‍‌‌​ ‌‌‌​​‍‌‌ ‌‍‍ ‌‍‌‌‌ ‍‌​‍‌‌​ ​ ‌​‌​​‍‌‌​ ​ ‌​‌​​‍‌‌​ ​‍​ ​‍‌‍​‍​ ‌​​ ​ ‌‍‌‍‌‍‌‍​ ‍‌​ ​​‌‍​‍​ ‌‍​ ‍‌‌‍​‍‌‍‌‍​‍‌‌​ ​‍​ ​‍​‍‌‌​ ‌‌‌​‌​​‍ ‍‌ ‌​‌‍‌‌‌ ‍​‌ ‌​​‍‌‍‌ ​​‌‍‌‌‌ ​‍‌ ​ ‌ ​​‌‍‌‌‌‍​ ‌ ‌​‌‍‍‌‌ ‌‍‌‍‌‌​ ‌‌ ​​‌ ‌‌‌‍​‍‌‍ ​‌‍‍‌‌ ​ ‌‍‍​‌‍‌‌‌‍‌​​‍​‍‌ ‌
One of the biggest differences is how your child experiences
language day to day.​​​​‌ ‍ ​‍​‍‌‍ ‌ ​‍‌‍‍‌‌‍‌ ‌‍‍‌‌‍ ‍​‍​‍​ ‍‍​‍​‍‌ ​ ‌‍​‌‌‍ ‍‌‍‍‌‌ ‌​‌ ‍‌​‍ ‍‌‍‍‌‌‍ ​‍​‍​‍ ​​‍​‍‌‍‍​‌ ​‍‌‍‌‌‌‍‌‍​‍​‍​ ‍‍​‍​‍​‍ ‌ ​ ‌ ‌​‌ ‌‌‌‍‌​‌‍‍‌‌‍ ​‍ ‌‍‍‌‌‍ ‍‌ ‌​‌‍‌‌‌‍ ‍‌ ‌​​‍ ‌‍‌‌‌‍‌​‌‍‍‌‌ ‌​​‍ ‌‍ ‌‌‍ ‌‍‌​‌‍‌‌​ ‌‌ ​​‌ ​‍‌‍‌‌‌ ​ ‌‍‌‌‌‍ ‍‌ ‌​‌‍​‌‌ ‌​‌‍‍‌‌‍ ‌‍ ‍​ ‍ ‌‍‍‌‌‍‌​​ ‌​ ‍​‌‍​‍​ ‌‍‌‍‌​​ ‌​​ ‍‌‌‍‌‌​ ‍‌​‍ ‌​ ​ ​ ‌​‌‍‌​‌‍‌​​‍ ‌​ ‌​​ ​‍​ ​ ​ ‌‍​‍ ‌​ ‍‌​ ​‍‌‍‌​​ ​‌​‍ ‌‌‍‌‌​ ​​‌‍‌‍​ ​‌‌‍‌‌​ ‍‌​ ‌‌​ ‌​‌‍​‍‌‍‌‍‌‍‌​​ ​‌​ ‍ ‌ ‌​‌ ‍‌‌ ​​‌‍‌‌​ ‌‌‍ ‍‌‍‌‌‌ ‌ ‌ ​ ​ ‍ ‌ ​​‌‍​‌‌ ‌​‌‍‍​​ ‌‌‍​ ‌‍ ‌‍ ‍‌ ‌​‌‍‌‌‌‍ ‍‌ ‌​​‍‌‌​ ‌‌‌​​‍‌‌ ‌‍‍ ‌‍‌‌‌ ‍‌​‍‌‌​ ​ ‌​‌​​‍‌‌​ ​ ‌​‌​​‍‌‌​ ​‍​ ​‍‌‍‌‌‌‍‌‍​ ​‌​ ‌ ​ ​‍​ ‌​‌‍‌‍‌‍​‍‌‍‌​​ ‌‍​ ​ ​ ‌​​‍‌‌​ ​‍​ ​‍​‍‌‌​ ‌‌‌​‌​​‍ ‍‌‍​ ‌‍‍​‌‍‍‌‌‍ ​‌‍‌​‌ ​‍‌‍‌‌‌‍ ‍​‍‌‌​ ‌‌‌​​‍‌‌ ‌‍‍ ‌‍‌‌‌ ‍‌​‍‌‌​ ​ ‌​‌​​‍‌‌​ ​ ‌​‌​​‍‌‌​ ​‍​ ​‍​ ‌ ​ ​‌​ ‌​​ ‌‌‌‍​‍​ ‌​​ ‍​​ ​‍​ ​​​ ​‍‌‍‌​‌‍‌‍​‍‌‌​ ​‍​ ​‍​‍‌‌​ ‌‌‌​‌​​‍ ‍‌ ‌​‌‍‌‌‌ ‍​‌ ‌​​ ‌‍​‍‌‍​‌‌ ​ ‌‍‌‌‌‌‌‌‌ ​‍‌‍ ​​ ‌​‍‌‌​ ​‍‌​‌‍‌ ​ ‌ ‌​‌ ‌‌‌‍‌​‌‍‍‌‌‍ ​‍‌‍‌‍‍‌‌‍‌​​ ‌​ ‍​‌‍​‍​ ‌‍‌‍‌​​ ‌​​ ‍‌‌‍‌‌​ ‍‌​‍ ‌​ ​ ​ ‌​‌‍‌​‌‍‌​​‍ ‌​ ‌​​ ​‍​ ​ ​ ‌‍​‍ ‌​ ‍‌​ ​‍‌‍‌​​ ​‌​‍ ‌‌‍‌‌​ ​​‌‍‌‍​ ​‌‌‍‌‌​ ‍‌​ ‌‌​ ‌​‌‍​‍‌‍‌‍‌‍‌​​ ​‌​‍‌‍‌ ‌​‌ ‍‌‌ ​​‌‍‌‌​ ‌‌‍ ‍‌‍‌‌‌ ‌ ‌ ​ ​‍‌‍‌ ​​‌‍​‌‌ ‌​‌‍‍​​ ‌‌‍​ ‌‍ ‌‍ ‍‌ ‌​‌‍‌‌‌‍ ‍‌ ‌​​‍‌‌​ ‌‌‌​​‍‌‌ ‌‍‍ ‌‍‌‌‌ ‍‌​‍‌‌​ ​ ‌​‌​​‍‌‌​ ​ ‌​‌​​‍‌‌​ ​‍​ ​‍‌‍‌‌‌‍‌‍​ ​‌​ ‌ ​ ​‍​ ‌​‌‍‌‍‌‍​‍‌‍‌​​ ‌‍​ ​ ​ ‌​​‍‌‌​ ​‍​ ​‍​‍‌‌​ ‌‌‌​‌​​‍ ‍‌‍​ ‌‍‍​‌‍‍‌‌‍ ​‌‍‌​‌ ​‍‌‍‌‌‌‍ ‍​‍‌‌​ ‌‌‌​​‍‌‌ ‌‍‍ ‌‍‌‌‌ ‍‌​‍‌‌​ ​ ‌​‌​​‍‌‌​ ​ ‌​‌​​‍‌‌​ ​‍​ ​‍​ ‌ ​ ​‌​ ‌​​ ‌‌‌‍​‍​ ‌​​ ‍​​ ​‍​ ​​​ ​‍‌‍‌​‌‍‌‍​‍‌‌​ ​‍​ ​‍​‍‌‌​ ‌‌‌​‌​​‍ ‍‌ ‌​‌‍‌‌‌ ‍​‌ ‌​​‍‌‍‌ ​​‌‍‌‌‌ ​‍‌ ​ ‌ ​​‌‍‌‌‌‍​ ‌ ‌​‌‍‍‌‌ ‌‍‌‍‌‌​ ‌‌ ​​‌ ‌‌‌‍​‍‌‍ ​‌‍‍‌‌ ​ ‌‍‍​‌‍‌‌‌‍‌​​‍​‍‌ ‌
With language-as-subject, learning can feel more academic. Some
children enjoy the structure. Others may find it harder to stay
engaged, especially if they do not use the language outside of class.​​​​‌ ‍ ​‍​‍‌‍ ‌ ​‍‌‍‍‌‌‍‌ ‌‍‍‌‌‍ ‍​‍​‍​ ‍‍​‍​‍‌ ​ ‌‍​‌‌‍ ‍‌‍‍‌‌ ‌​‌ ‍‌​‍ ‍‌‍‍‌‌‍ ​‍​‍​‍ ​​‍​‍‌‍‍​‌ ​‍‌‍‌‌‌‍‌‍​‍​‍​ ‍‍​‍​‍​‍ ‌ ​ ‌ ‌​‌ ‌‌‌‍‌​‌‍‍‌‌‍ ​‍ ‌‍‍‌‌‍ ‍‌ ‌​‌‍‌‌‌‍ ‍‌ ‌​​‍ ‌‍‌‌‌‍‌​‌‍‍‌‌ ‌​​‍ ‌‍ ‌‌‍ ‌‍‌​‌‍‌‌​ ‌‌ ​​‌ ​‍‌‍‌‌‌ ​ ‌‍‌‌‌‍ ‍‌ ‌​‌‍​‌‌ ‌​‌‍‍‌‌‍ ‌‍ ‍​ ‍ ‌‍‍‌‌‍‌​​ ‌​ ‍​‌‍​‍​ ‌‍‌‍‌​​ ‌​​ ‍‌‌‍‌‌​ ‍‌​‍ ‌​ ​ ​ ‌​‌‍‌​‌‍‌​​‍ ‌​ ‌​​ ​‍​ ​ ​ ‌‍​‍ ‌​ ‍‌​ ​‍‌‍‌​​ ​‌​‍ ‌‌‍‌‌​ ​​‌‍‌‍​ ​‌‌‍‌‌​ ‍‌​ ‌‌​ ‌​‌‍​‍‌‍‌‍‌‍‌​​ ​‌​ ‍ ‌ ‌​‌ ‍‌‌ ​​‌‍‌‌​ ‌‌‍ ‍‌‍‌‌‌ ‌ ‌ ​ ​ ‍ ‌ ​​‌‍​‌‌ ‌​‌‍‍​​ ‌‌‍​ ‌‍ ‌‍ ‍‌ ‌​‌‍‌‌‌‍ ‍‌ ‌​​‍‌‌​ ‌‌‌​​‍‌‌ ‌‍‍ ‌‍‌‌‌ ‍‌​‍‌‌​ ​ ‌​‌​​‍‌‌​ ​ ‌​‌​​‍‌‌​ ​‍​ ​‍‌‍​ ‌‍‌‍​ ‌ ​ ‍​​ ​ ​ ‌‍​ ​​‌‍‌‌​ ‌​‌‍​‌‌‍​‌​ ​​​‍‌‌​ ​‍​ ​‍​‍‌‌​ ‌‌‌​‌​​‍ ‍‌‍​ ‌‍‍​‌‍‍‌‌‍ ​‌‍‌​‌ ​‍‌‍‌‌‌‍ ‍​‍‌‌​ ‌‌‌​​‍‌‌ ‌‍‍ ‌‍‌‌‌ ‍‌​‍‌‌​ ​ ‌​‌​​‍‌‌​ ​ ‌​‌​​‍‌‌​ ​‍​ ​‍​ ​‌‌‍‌‌‌‍​‌​ ​​‌‍​ ​ ​‌‌‍‌‌​ ​ ​ ‌​​ ‌ ​ ‍​​ ‌​​‍‌‌​ ​‍​ ​‍​‍‌‌​ ‌‌‌​‌​​‍ ‍‌ ‌​‌‍‌‌‌ ‍​‌ ‌​​ ‌‍​‍‌‍​‌‌ ​ ‌‍‌‌‌‌‌‌‌ ​‍‌‍ ​​ ‌​‍‌‌​ ​‍‌​‌‍‌ ​ ‌ ‌​‌ ‌‌‌‍‌​‌‍‍‌‌‍ ​‍‌‍‌‍‍‌‌‍‌​​ ‌​ ‍​‌‍​‍​ ‌‍‌‍‌​​ ‌​​ ‍‌‌‍‌‌​ ‍‌​‍ ‌​ ​ ​ ‌​‌‍‌​‌‍‌​​‍ ‌​ ‌​​ ​‍​ ​ ​ ‌‍​‍ ‌​ ‍‌​ ​‍‌‍‌​​ ​‌​‍ ‌‌‍‌‌​ ​​‌‍‌‍​ ​‌‌‍‌‌​ ‍‌​ ‌‌​ ‌​‌‍​‍‌‍‌‍‌‍‌​​ ​‌​‍‌‍‌ ‌​‌ ‍‌‌ ​​‌‍‌‌​ ‌‌‍ ‍‌‍‌‌‌ ‌ ‌ ​ ​‍‌‍‌ ​​‌‍​‌‌ ‌​‌‍‍​​ ‌‌‍​ ‌‍ ‌‍ ‍‌ ‌​‌‍‌‌‌‍ ‍‌ ‌​​‍‌‌​ ‌‌‌​​‍‌‌ ‌‍‍ ‌‍‌‌‌ ‍‌​‍‌‌​ ​ ‌​‌​​‍‌‌​ ​ ‌​‌​​‍‌‌​ ​‍​ ​‍‌‍​ ‌‍‌‍​ ‌ ​ ‍​​ ​ ​ ‌‍​ ​​‌‍‌‌​ ‌​‌‍​‌‌‍​‌​ ​​​‍‌‌​ ​‍​ ​‍​‍‌‌​ ‌‌‌​‌​​‍ ‍‌‍​ ‌‍‍​‌‍‍‌‌‍ ​‌‍‌​‌ ​‍‌‍‌‌‌‍ ‍​‍‌‌​ ‌‌‌​​‍‌‌ ‌‍‍ ‌‍‌‌‌ ‍‌​‍‌‌​ ​ ‌​‌​​‍‌‌​ ​ ‌​‌​​‍‌‌​ ​‍​ ​‍​ ​‌‌‍‌‌‌‍​‌​ ​​‌‍​ ​ ​‌‌‍‌‌​ ​ ​ ‌​​ ‌ ​ ‍​​ ‌​​‍‌‌​ ​‍​ ​‍​‍‌‌​ ‌‌‌​‌​​‍ ‍‌ ‌​‌‍‌‌‌ ‍​‌ ‌​​‍‌‍‌ ​​‌‍‌‌‌ ​‍‌ ​ ‌ ​​‌‍‌‌‌‍​ ‌ ‌​‌‍‍‌‌ ‌‍‌‍‌‌​ ‌‌ ​​‌ ‌‌‌‍​‍‌‍ ​‌‍‍‌‌ ​ ‌‍‍​‌‍‌‌‌‍‌​​‍​‍‌ ‌
With a bilingual approach, learning often feels more natural. Your
child is not just studying the language. They are using it to solve
problems, express ideas, and interact with others.​​​​‌ ‍ ​‍​‍‌‍ ‌ ​‍‌‍‍‌‌‍‌ ‌‍‍‌‌‍ ‍​‍​‍​ ‍‍​‍​‍‌ ​ ‌‍​‌‌‍ ‍‌‍‍‌‌ ‌​‌ ‍‌​‍ ‍‌‍‍‌‌‍ ​‍​‍​‍ ​​‍​‍‌‍‍​‌ ​‍‌‍‌‌‌‍‌‍​‍​‍​ ‍‍​‍​‍​‍ ‌ ​ ‌ ‌​‌ ‌‌‌‍‌​‌‍‍‌‌‍ ​‍ ‌‍‍‌‌‍ ‍‌ ‌​‌‍‌‌‌‍ ‍‌ ‌​​‍ ‌‍‌‌‌‍‌​‌‍‍‌‌ ‌​​‍ ‌‍ ‌‌‍ ‌‍‌​‌‍‌‌​ ‌‌ ​​‌ ​‍‌‍‌‌‌ ​ ‌‍‌‌‌‍ ‍‌ ‌​‌‍​‌‌ ‌​‌‍‍‌‌‍ ‌‍ ‍​ ‍ ‌‍‍‌‌‍‌​​ ‌​ ‍​‌‍​‍​ ‌‍‌‍‌​​ ‌​​ ‍‌‌‍‌‌​ ‍‌​‍ ‌​ ​ ​ ‌​‌‍‌​‌‍‌​​‍ ‌​ ‌​​ ​‍​ ​ ​ ‌‍​‍ ‌​ ‍‌​ ​‍‌‍‌​​ ​‌​‍ ‌‌‍‌‌​ ​​‌‍‌‍​ ​‌‌‍‌‌​ ‍‌​ ‌‌​ ‌​‌‍​‍‌‍‌‍‌‍‌​​ ​‌​ ‍ ‌ ‌​‌ ‍‌‌ ​​‌‍‌‌​ ‌‌‍ ‍‌‍‌‌‌ ‌ ‌ ​ ​ ‍ ‌ ​​‌‍​‌‌ ‌​‌‍‍​​ ‌‌‍​ ‌‍ ‌‍ ‍‌ ‌​‌‍‌‌‌‍ ‍‌ ‌​​‍‌‌​ ‌‌‌​​‍‌‌ ‌‍‍ ‌‍‌‌‌ ‍‌​‍‌‌​ ​ ‌​‌​​‍‌‌​ ​ ‌​‌​​‍‌‌​ ​‍​ ​‍‌‍​ ​ ​ ​ ​ ‌‍​‌‌‍​ ​ ‌ ‌‍​ ‌‍​ ‌‍‌‌​ ‌ ​ ‌ ​ ‍​​‍‌‌​ ​‍​ ​‍​‍‌‌​ ‌‌‌​‌​​‍ ‍‌‍​ ‌‍‍​‌‍‍‌‌‍ ​‌‍‌​‌ ​‍‌‍‌‌‌‍ ‍​‍‌‌​ ‌‌‌​​‍‌‌ ‌‍‍ ‌‍‌‌‌ ‍‌​‍‌‌​ ​ ‌​‌​​‍‌‌​ ​ ‌​‌​​‍‌‌​ ​‍​ ​‍‌‍​‍​ ‌‍‌‍‌‌​ ​‌‌‍​‍‌‍‌​‌‍‌‌​ ‌‍‌‍‌​‌‍‌‌​ ‍​‌‍​ ​‍‌‌​ ​‍​ ​‍​‍‌‌​ ‌‌‌​‌​​‍ ‍‌ ‌​‌‍‌‌‌ ‍​‌ ‌​​ ‌‍​‍‌‍​‌‌ ​ ‌‍‌‌‌‌‌‌‌ ​‍‌‍ ​​ ‌​‍‌‌​ ​‍‌​‌‍‌ ​ ‌ ‌​‌ ‌‌‌‍‌​‌‍‍‌‌‍ ​‍‌‍‌‍‍‌‌‍‌​​ ‌​ ‍​‌‍​‍​ ‌‍‌‍‌​​ ‌​​ ‍‌‌‍‌‌​ ‍‌​‍ ‌​ ​ ​ ‌​‌‍‌​‌‍‌​​‍ ‌​ ‌​​ ​‍​ ​ ​ ‌‍​‍ ‌​ ‍‌​ ​‍‌‍‌​​ ​‌​‍ ‌‌‍‌‌​ ​​‌‍‌‍​ ​‌‌‍‌‌​ ‍‌​ ‌‌​ ‌​‌‍​‍‌‍‌‍‌‍‌​​ ​‌​‍‌‍‌ ‌​‌ ‍‌‌ ​​‌‍‌‌​ ‌‌‍ ‍‌‍‌‌‌ ‌ ‌ ​ ​‍‌‍‌ ​​‌‍​‌‌ ‌​‌‍‍​​ ‌‌‍​ ‌‍ ‌‍ ‍‌ ‌​‌‍‌‌‌‍ ‍‌ ‌​​‍‌‌​ ‌‌‌​​‍‌‌ ‌‍‍ ‌‍‌‌‌ ‍‌​‍‌‌​ ​ ‌​‌​​‍‌‌​ ​ ‌​‌​​‍‌‌​ ​‍​ ​‍‌‍​ ​ ​ ​ ​ ‌‍​‌‌‍​ ​ ‌ ‌‍​ ‌‍​ ‌‍‌‌​ ‌ ​ ‌ ​ ‍​​‍‌‌​ ​‍​ ​‍​‍‌‌​ ‌‌‌​‌​​‍ ‍‌‍​ ‌‍‍​‌‍‍‌‌‍ ​‌‍‌​‌ ​‍‌‍‌‌‌‍ ‍​‍‌‌​ ‌‌‌​​‍‌‌ ‌‍‍ ‌‍‌‌‌ ‍‌​‍‌‌​ ​ ‌​‌​​‍‌‌​ ​ ‌​‌​​‍‌‌​ ​‍​ ​‍‌‍​‍​ ‌‍‌‍‌‌​ ​‌‌‍​‍‌‍‌​‌‍‌‌​ ‌‍‌‍‌​‌‍‌‌​ ‍​‌‍​ ​‍‌‌​ ​‍​ ​‍​‍‌‌​ ‌‌‌​‌​​‍ ‍‌ ‌​‌‍‌‌‌ ‍​‌ ‌​​‍‌‍‌ ​​‌‍‌‌‌ ​‍‌ ​ ‌ ​​‌‍‌‌‌‍​ ‌ ‌​‌‍‍‌‌ ‌‍‌‍‌‌​ ‌‌ ​​‌ ‌‌‌‍​‍‌‍ ​‌‍‍‌‌ ​ ‌‍‍​‌‍‌‌‌‍‌​​‍​‍‌ ‌
This can lead to:​​​​‌ ‍ ​‍​‍‌‍ ‌ ​‍‌‍‍‌‌‍‌ ‌‍‍‌‌‍ ‍​‍​‍​ ‍‍​‍​‍‌ ​ ‌‍​‌‌‍ ‍‌‍‍‌‌ ‌​‌ ‍‌​‍ ‍‌‍‍‌‌‍ ​‍​‍​‍ ​​‍​‍‌‍‍​‌ ​‍‌‍‌‌‌‍‌‍​‍​‍​ ‍‍​‍​‍​‍ ‌ ​ ‌ ‌​‌ ‌‌‌‍‌​‌‍‍‌‌‍ ​‍ ‌‍‍‌‌‍ ‍‌ ‌​‌‍‌‌‌‍ ‍‌ ‌​​‍ ‌‍‌‌‌‍‌​‌‍‍‌‌ ‌​​‍ ‌‍ ‌‌‍ ‌‍‌​‌‍‌‌​ ‌‌ ​​‌ ​‍‌‍‌‌‌ ​ ‌‍‌‌‌‍ ‍‌ ‌​‌‍​‌‌ ‌​‌‍‍‌‌‍ ‌‍ ‍​ ‍ ‌‍‍‌‌‍‌​​ ‌​ ‍​‌‍​‍​ ‌‍‌‍‌​​ ‌​​ ‍‌‌‍‌‌​ ‍‌​‍ ‌​ ​ ​ ‌​‌‍‌​‌‍‌​​‍ ‌​ ‌​​ ​‍​ ​ ​ ‌‍​‍ ‌​ ‍‌​ ​‍‌‍‌​​ ​‌​‍ ‌‌‍‌‌​ ​​‌‍‌‍​ ​‌‌‍‌‌​ ‍‌​ ‌‌​ ‌​‌‍​‍‌‍‌‍‌‍‌​​ ​‌​ ‍ ‌ ‌​‌ ‍‌‌ ​​‌‍‌‌​ ‌‌‍ ‍‌‍‌‌‌ ‌ ‌ ​ ​ ‍ ‌ ​​‌‍​‌‌ ‌​‌‍‍​​ ‌‌‍​ ‌‍ ‌‍ ‍‌ ‌​‌‍‌‌‌‍ ‍‌ ‌​​‍‌‌​ ‌‌‌​​‍‌‌ ‌‍‍ ‌‍‌‌‌ ‍‌​‍‌‌​ ​ ‌​‌​​‍‌‌​ ​ ‌​‌​​‍‌‌​ ​‍​ ​‍​ ​‌​ ‍​​ ​ ​ ​‌‌‍​ ‌‍‌​‌‍‌‌​ ‍​‌‍‌‌‌‍​ ‌‍‌‍‌‍‌‍​‍‌‌​ ​‍​ ​‍​‍‌‌​ ‌‌‌​‌​​‍ ‍‌‍​ ‌‍‍​‌‍‍‌‌‍ ​‌‍‌​‌ ​‍‌‍‌‌‌‍ ‍​‍‌‌​ ‌‌‌​​‍‌‌ ‌‍‍ ‌‍‌‌‌ ‍‌​‍‌‌​ ​ ‌​‌​​‍‌‌​ ​ ‌​‌​​‍‌‌​ ​‍​ ​‍​ ‌‌‌‍‌​‌‍‌‌‌‍‌‌​ ​ ​ ‌ ​ ‌‍‌‍‌‍​ ‍‌​ ‌ ‌‍​‍‌‍‌​​‍‌‌​ ​‍​ ​‍​‍‌‌​ ‌‌‌​‌​​‍ ‍‌ ‌​‌‍‌‌‌ ‍​‌ ‌​​ ‌‍​‍‌‍​‌‌ ​ ‌‍‌‌‌‌‌‌‌ ​‍‌‍ ​​ ‌​‍‌‌​ ​‍‌​‌‍‌ ​ ‌ ‌​‌ ‌‌‌‍‌​‌‍‍‌‌‍ ​‍‌‍‌‍‍‌‌‍‌​​ ‌​ ‍​‌‍​‍​ ‌‍‌‍‌​​ ‌​​ ‍‌‌‍‌‌​ ‍‌​‍ ‌​ ​ ​ ‌​‌‍‌​‌‍‌​​‍ ‌​ ‌​​ ​‍​ ​ ​ ‌‍​‍ ‌​ ‍‌​ ​‍‌‍‌​​ ​‌​‍ ‌‌‍‌‌​ ​​‌‍‌‍​ ​‌‌‍‌‌​ ‍‌​ ‌‌​ ‌​‌‍​‍‌‍‌‍‌‍‌​​ ​‌​‍‌‍‌ ‌​‌ ‍‌‌ ​​‌‍‌‌​ ‌‌‍ ‍‌‍‌‌‌ ‌ ‌ ​ ​‍‌‍‌ ​​‌‍​‌‌ ‌​‌‍‍​​ ‌‌‍​ ‌‍ ‌‍ ‍‌ ‌​‌‍‌‌‌‍ ‍‌ ‌​​‍‌‌​ ‌‌‌​​‍‌‌ ‌‍‍ ‌‍‌‌‌ ‍‌​‍‌‌​ ​ ‌​‌​​‍‌‌​ ​ ‌​‌​​‍‌‌​ ​‍​ ​‍​ ​‌​ ‍​​ ​ ​ ​‌‌‍​ ‌‍‌​‌‍‌‌​ ‍​‌‍‌‌‌‍​ ‌‍‌‍‌‍‌‍​‍‌‌​ ​‍​ ​‍​‍‌‌​ ‌‌‌​‌​​‍ ‍‌‍​ ‌‍‍​‌‍‍‌‌‍ ​‌‍‌​‌ ​‍‌‍‌‌‌‍ ‍​‍‌‌​ ‌‌‌​​‍‌‌ ‌‍‍ ‌‍‌‌‌ ‍‌​‍‌‌​ ​ ‌​‌​​‍‌‌​ ​ ‌​‌​​‍‌‌​ ​‍​ ​‍​ ‌‌‌‍‌​‌‍‌‌‌‍‌‌​ ​ ​ ‌ ​ ‌‍‌‍‌‍​ ‍‌​ ‌ ‌‍​‍‌‍‌​​‍‌‌​ ​‍​ ​‍​‍‌‌​ ‌‌‌​‌​​‍ ‍‌ ‌​‌‍‌‌‌ ‍​‌ ‌​​‍‌‍‌ ​​‌‍‌‌‌ ​‍‌ ​ ‌ ​​‌‍‌‌‌‍​ ‌ ‌​‌‍‍‌‌ ‌‍‌‍‌‌​ ‌‌ ​​‌ ‌‌‌‍​‍‌‍ ​‌‍‍‌‌ ​ ‌‍‍​‌‍‌‌‌‍‌​​‍​‍‌ ‌